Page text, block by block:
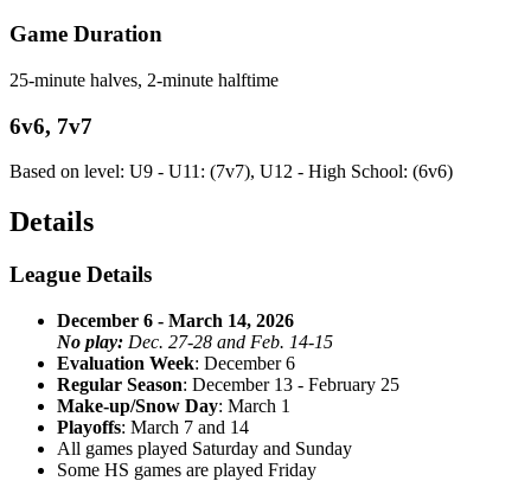
Game Duration​​​​‌ ‍ ​‍​‍‌‍ ‌ ​‍‌‍‍‌‌‍‌ ‌‍‍‌‌‍ ‍​‍​‍​ ‍‍​‍​‍‌ ​ ‌‍​‌‌‍ ‍‌‍‍‌‌ ‌​‌ ‍‌​‍ ‍‌‍‍‌‌‍ ​‍​‍​‍ ​​‍​‍‌‍‍​‌ ​‍‌‍‌‌‌‍‌‍​‍​‍​ ‍‍​‍​‍‌‍‍​‌ ‌​‌ ‌​‌ ​​‌ ​ ​ ‍‍​‍ ​‍ ‌‍​ ‌‍‍​‌‍‌‌‌‍ ​‌ ​ ‌‍‌‌‌‍​‌‌ ​​‌‍‍‌‌‍‌‌‌ ​‍‌ ​ ​‍ ‍‌ ​ ‌‍​‌‌‍ ‍‌‍‍‌‌ ‌​‌ ‍‌​‍ ‍‌ ​ ‌ ‌​‌ ‌‌‌‍‌​‌‍‍‌‌‍ ​‍ ‌‍‍‌‌‍ ‍‌ ‌​‌‍‌‌‌‍ ‍‌ ‌​​‍ ‌‍‌‌‌‍‌​‌‍‍‌‌ ‌​​‍ ‌‍ ‌‌‍ ‌‍‌​‌‍‌‌​ ‌‌ ​​‌ ​‍‌‍‌‌‌ ​ ‌‍‌‌‌‍ ‍‌ ‌​‌‍​‌‌ ‌​‌‍‍‌‌‍ ‌‍ ‍​ ‍ ‌‍‍‌‌‍‌​​ ‌​ ‌‌​ ​‌‌‍‌​​ ‌‍​ ​‍​ ​​‌‍​‍​ ​‍​‍ ‌​ ‍‌​ ​​‌‍‌‍‌‍‌​​‍ ‌​ ‌​‌‍‌‍‌‍‌​‌‍​‍​‍ ‌​ ‍‌​ ‍‌‌‍‌​​ ​‍​‍ ‌​ ‌‍‌‍‌‍​ ‌ ​ ​ ‌‍​ ​ ​​​ ‍​​ ‌ ‌‍‌‌​ ‌‍​ ​​​ ​​​ ‍ ‌ ‌​‌ ‍‌‌ ​​‌‍‌‌​ ‌‌‍ ​‌‍‌‌‌‍​‌‌‍‌ ‌ ‌‌‌‍‌‌​ ‍ ‌ ​​‌‍​‌‌ ‌​‌‍‍​​ ‌‌ ​​‌‍​‌‌‍‌ ‌‍‌‌‌​​‍‌ ‌‌‌‍‍‌‌‍ ​‌‍‌​‌‍‌‌‌ ​‍​‍‌‌​ ‌‌‌​​‍‌‌ ‌‍‍ ‌‍‌‌‌ ‍‌​‍‌‌​ ​ ‌​‌​​‍‌‌​ ​ ‌​‌​​‍‌‌​ ​‍​ ​‍‌‍​‌​ ‍​​ ​‍‌‍​‍‌‍‌​‌‍‌​​ ​​​ ‌‍​ ‌ ​ ‍‌​ ‌ ​ ​​​‍‌‌​ ​‍​ ​‍​‍‌‌​ ‌‌‌​‌​​‍ ‍‌ ​ ‌ ‌​‌‍‌‌‌ ​​‌ ​ ​‍‌‌​ ‌‌‌​​‍‌‌ ‌‍‍ ‌‍‌‌‌ ‍‌​‍‌‌​ ​ ‌​‌​​‍‌‌​ ​ ‌​‌​​‍‌‌​ ​‍​ ​‍​ ‍​​ ‍‌​ ‌‍‌‍‌‌‌‍​‌‌‍‌‍​ ‍‌​ ‌‌​ ‌‌​ ​ ​ ‍‌‌‍​ ​‍‌‌​ ​‍​ ​‍​‍‌‌​ ‌‌‌​‌​​‍ ‍‌ ‌​‌‍‍‌‌ ‌​‌‍ ​‌‍‌‌​ ‌‍​‍‌‍​‌‌ ​ ‌‍‌‌‌‌‌‌‌ ​‍‌‍ ​​ ‌‌‍‍​‌ ‌​‌ ‌​‌ ​​‌ ​ ​‍‌‌​ ​ ‌​​‌​‍‌‌​ ​‍‌​‌‍​‍‌‌​ ​‍‌​‌‍‌‍​ ‌‍‍​‌‍‌‌‌‍ ​‌ ​ ‌‍‌‌‌‍​‌‌ ​​‌‍‍‌‌‍‌‌‌ ​‍‌ ​ ​‍ ‍‌ ​ ‌‍​‌‌‍ ‍‌‍‍‌‌ ‌​‌ ‍‌​‍ ‍‌ ​ ‌ ‌​‌ ‌‌‌‍‌​‌‍‍‌‌‍ ​‍‌‍‌‍‍‌‌‍‌​​ ‌​ ‌‌​ ​‌‌‍‌​​ ‌‍​ ​‍​ ​​‌‍​‍​ ​‍​‍ ‌​ ‍‌​ ​​‌‍‌‍‌‍‌​​‍ ‌​ ‌​‌‍‌‍‌‍‌​‌‍​‍​‍ ‌​ ‍‌​ ‍‌‌‍‌​​ ​‍​‍ ‌​ ‌‍‌‍‌‍​ ‌ ​ ​ ‌‍​ ​ ​​​ ‍​​ ‌ ‌‍‌‌​ ‌‍​ ​​​ ​​​‍‌‍‌ ‌​‌ ‍‌‌ ​​‌‍‌‌​ ‌‌‍ ​‌‍‌‌‌‍​‌‌‍‌ ‌ ‌‌‌‍‌‌​‍‌‍‌ ​​‌‍​‌‌ ‌​‌‍‍​​ ‌‌ ​​‌‍​‌‌‍‌ ‌‍‌‌‌​​‍‌ ‌‌‌‍‍‌‌‍ ​‌‍‌​‌‍‌‌‌ ​‍​‍‌‌​ ‌‌‌​​‍‌‌ ‌‍‍ ‌‍‌‌‌ ‍‌​‍‌‌​ ​ ‌​‌​​‍‌‌​ ​ ‌​‌​​‍‌‌​ ​‍​ ​‍‌‍​‌​ ‍​​ ​‍‌‍​‍‌‍‌​‌‍‌​​ ​​​ ‌‍​ ‌ ​ ‍‌​ ‌ ​ ​​​‍‌‌​ ​‍​ ​‍​‍‌‌​ ‌‌‌​‌​​‍ ‍‌ ​ ‌ ‌​‌‍‌‌‌ ​​‌ ​ ​‍‌‌​ ‌‌‌​​‍‌‌ ‌‍‍ ‌‍‌‌‌ ‍‌​‍‌‌​ ​ ‌​‌​​‍‌‌​ ​ ‌​‌​​‍‌‌​ ​‍​ ​‍​ ‍​​ ‍‌​ ‌‍‌‍‌‌‌‍​‌‌‍‌‍​ ‍‌​ ‌‌​ ‌‌​ ​ ​ ‍‌‌‍​ ​‍‌‌​ ​‍​ ​‍​‍‌‌​ ‌‌‌​‌​​‍ ‍‌ ‌​‌‍‍‌‌ ‌​‌‍ ​‌‍‌‌​‍‌‍‌ ​​‌‍‌‌‌ ​‍‌ ​ ‌ ​​‌‍‌‌‌‍​ ‌ ‌​‌‍‍‌‌ ‌‍‌‍‌‌​ ‌‌ ​​‌ ‌‌‌‍​‍‌‍ ​‌‍‍‌‌ ​ ‌‍‍​‌‍‌‌‌‍‌​​‍​‍‌ ‌
25-minute halves, 2-minute halftime​​​​‌ ‍ ​‍​‍‌‍ ‌ ​‍‌‍‍‌‌‍‌ ‌‍‍‌‌‍ ‍​‍​‍​ ‍‍​‍​‍‌ ​ ‌‍​‌‌‍ ‍‌‍‍‌‌ ‌​‌ ‍‌​‍ ‍‌‍‍‌‌‍ ​‍​‍​‍ ​​‍​‍‌‍‍​‌ ​‍‌‍‌‌‌‍‌‍​‍​‍​ ‍‍​‍​‍‌‍‍​‌ ‌​‌ ‌​‌ ​​‌ ​ ​ ‍‍​‍ ​‍ ‌‍​ ‌‍‍​‌‍‌‌‌‍ ​‌ ​ ‌‍‌‌‌‍​‌‌ ​​‌‍‍‌‌‍‌‌‌ ​‍‌ ​ ​‍ ‍‌ ​ ‌‍​‌‌‍ ‍‌‍‍‌‌ ‌​‌ ‍‌​‍ ‍‌ ​ ‌ ‌​‌ ‌‌‌‍‌​‌‍‍‌‌‍ ​‍ ‌‍‍‌‌‍ ‍‌ ‌​‌‍‌‌‌‍ ‍‌ ‌​​‍ ‌‍‌‌‌‍‌​‌‍‍‌‌ ‌​​‍ ‌‍ ‌‌‍ ‌‍‌​‌‍‌‌​ ‌‌ ​​‌ ​‍‌‍‌‌‌ ​ ‌‍‌‌‌‍ ‍‌ ‌​‌‍​‌‌ ‌​‌‍‍‌‌‍ ‌‍ ‍​ ‍ ‌‍‍‌‌‍‌​​ ‌​ ‌‌​ ​‌‌‍‌​​ ‌‍​ ​‍​ ​​‌‍​‍​ ​‍​‍ ‌​ ‍‌​ ​​‌‍‌‍‌‍‌​​‍ ‌​ ‌​‌‍‌‍‌‍‌​‌‍​‍​‍ ‌​ ‍‌​ ‍‌‌‍‌​​ ​‍​‍ ‌​ ‌‍‌‍‌‍​ ‌ ​ ​ ‌‍​ ​ ​​​ ‍​​ ‌ ‌‍‌‌​ ‌‍​ ​​​ ​​​ ‍ ‌ ‌​‌ ‍‌‌ ​​‌‍‌‌​ ‌‌‍ ​‌‍‌‌‌‍​‌‌‍‌ ‌ ‌‌‌‍‌‌​ ‍ ‌ ​​‌‍​‌‌ ‌​‌‍‍​​ ‌‌ ​​‌‍​‌‌‍‌ ‌‍‌‌‌​​‍‌ ‌‌‌‍‍‌‌‍ ​‌‍‌​‌‍‌‌‌ ​‍​‍‌‌​ ‌‌‌​​‍‌‌ ‌‍‍ ‌‍‌‌‌ ‍‌​‍‌‌​ ​ ‌​‌​​‍‌‌​ ​ ‌​‌​​‍‌‌​ ​‍​ ​‍‌‍​‌​ ‍​​ ​‍‌‍​‍‌‍‌​‌‍‌​​ ​​​ ‌‍​ ‌ ​ ‍‌​ ‌ ​ ​​​‍‌‌​ ​‍​ ​‍​‍‌‌​ ‌‌‌​‌​​‍ ‍‌ ​ ‌ ‌​‌‍‌‌‌ ​​‌ ​ ​‍‌‌​ ‌‌‌​​‍‌‌ ‌‍‍ ‌‍‌‌‌ ‍‌​‍‌‌​ ​ ‌​‌​​‍‌‌​ ​ ‌​‌​​‍‌‌​ ​‍​ ​‍​ ‍​​ ‍‌​ ‌‍‌‍‌‌‌‍​‌‌‍‌‍​ ‍‌​ ‌‌​ ‌‌​ ​ ​ ‍‌‌‍​ ​‍‌‌​ ​‍​ ​‍​‍‌‌​ ‌‌‌​‌​​‍ ‍‌‍‌​‌‍‌‌‌ ​ ‌‍​ ‌ ​‍‌‍‍‌‌ ​​‌ ‌​‌‍‍‌‌‍ ‌‍ ‍​ ‌‍​‍‌‍​‌‌ ​ ‌‍‌‌‌‌‌‌‌ ​‍‌‍ ​​ ‌‌‍‍​‌ ‌​‌ ‌​‌ ​​‌ ​ ​‍‌‌​ ​ ‌​​‌​‍‌‌​ ​‍‌​‌‍​‍‌‌​ ​‍‌​‌‍‌‍​ ‌‍‍​‌‍‌‌‌‍ ​‌ ​ ‌‍‌‌‌‍​‌‌ ​​‌‍‍‌‌‍‌‌‌ ​‍‌ ​ ​‍ ‍‌ ​ ‌‍​‌‌‍ ‍‌‍‍‌‌ ‌​‌ ‍‌​‍ ‍‌ ​ ‌ ‌​‌ ‌‌‌‍‌​‌‍‍‌‌‍ ​‍‌‍‌‍‍‌‌‍‌​​ ‌​ ‌‌​ ​‌‌‍‌​​ ‌‍​ ​‍​ ​​‌‍​‍​ ​‍​‍ ‌​ ‍‌​ ​​‌‍‌‍‌‍‌​​‍ ‌​ ‌​‌‍‌‍‌‍‌​‌‍​‍​‍ ‌​ ‍‌​ ‍‌‌‍‌​​ ​‍​‍ ‌​ ‌‍‌‍‌‍​ ‌ ​ ​ ‌‍​ ​ ​​​ ‍​​ ‌ ‌‍‌‌​ ‌‍​ ​​​ ​​​‍‌‍‌ ‌​‌ ‍‌‌ ​​‌‍‌‌​ ‌‌‍ ​‌‍‌‌‌‍​‌‌‍‌ ‌ ‌‌‌‍‌‌​‍‌‍‌ ​​‌‍​‌‌ ‌​‌‍‍​​ ‌‌ ​​‌‍​‌‌‍‌ ‌‍‌‌‌​​‍‌ ‌‌‌‍‍‌‌‍ ​‌‍‌​‌‍‌‌‌ ​‍​‍‌‌​ ‌‌‌​​‍‌‌ ‌‍‍ ‌‍‌‌‌ ‍‌​‍‌‌​ ​ ‌​‌​​‍‌‌​ ​ ‌​‌​​‍‌‌​ ​‍​ ​‍‌‍​‌​ ‍​​ ​‍‌‍​‍‌‍‌​‌‍‌​​ ​​​ ‌‍​ ‌ ​ ‍‌​ ‌ ​ ​​​‍‌‌​ ​‍​ ​‍​‍‌‌​ ‌‌‌​‌​​‍ ‍‌ ​ ‌ ‌​‌‍‌‌‌ ​​‌ ​ ​‍‌‌​ ‌‌‌​​‍‌‌ ‌‍‍ ‌‍‌‌‌ ‍‌​‍‌‌​ ​ ‌​‌​​‍‌‌​ ​ ‌​‌​​‍‌‌​ ​‍​ ​‍​ ‍​​ ‍‌​ ‌‍‌‍‌‌‌‍​‌‌‍‌‍​ ‍‌​ ‌‌​ ‌‌​ ​ ​ ‍‌‌‍​ ​‍‌‌​ ​‍​ ​‍​‍‌‌​ ‌‌‌​‌​​‍ ‍‌‍‌​‌‍‌‌‌ ​ ‌‍​ ‌ ​‍‌‍‍‌‌ ​​‌ ‌​‌‍‍‌‌‍ ‌‍ ‍​‍‌‍‌ ​​‌‍‌‌‌ ​‍‌ ​ ‌ ​​‌‍‌‌‌‍​ ‌ ‌​‌‍‍‌‌ ‌‍‌‍‌‌​ ‌‌ ​​‌ ‌‌‌‍​‍‌‍ ​‌‍‍‌‌ ​ ‌‍‍​‌‍‌‌‌‍‌​​‍​‍‌ ‌
6v6, 7v7​​​​‌ ‍ ​‍​‍‌‍ ‌ ​‍‌‍‍‌‌‍‌ ‌‍‍‌‌‍ ‍​‍​‍​ ‍‍​‍​‍‌ ​ ‌‍​‌‌‍ ‍‌‍‍‌‌ ‌​‌ ‍‌​‍ ‍‌‍‍‌‌‍ ​‍​‍​‍ ​​‍​‍‌‍‍​‌ ​‍‌‍‌‌‌‍‌‍​‍​‍​ ‍‍​‍​‍‌‍‍​‌ ‌​‌ ‌​‌ ​​‌ ​ ​ ‍‍​‍ ​‍ ‌‍​ ‌‍‍​‌‍‌‌‌‍ ​‌ ​ ‌‍‌‌‌‍​‌‌ ​​‌‍‍‌‌‍‌‌‌ ​‍‌ ​ ​‍ ‍‌ ​ ‌‍​‌‌‍ ‍‌‍‍‌‌ ‌​‌ ‍‌​‍ ‍‌ ​ ‌ ‌​‌ ‌‌‌‍‌​‌‍‍‌‌‍ ​‍ ‌‍‍‌‌‍ ‍‌ ‌​‌‍‌‌‌‍ ‍‌ ‌​​‍ ‌‍‌‌‌‍‌​‌‍‍‌‌ ‌​​‍ ‌‍ ‌‌‍ ‌‍‌​‌‍‌‌​ ‌‌ ​​‌ ​‍‌‍‌‌‌ ​ ‌‍‌‌‌‍ ‍‌ ‌​‌‍​‌‌ ‌​‌‍‍‌‌‍ ‌‍ ‍​ ‍ ‌‍‍‌‌‍‌​​ ‌​ ‌‌​ ​‌‌‍‌​​ ‌‍​ ​‍​ ​​‌‍​‍​ ​‍​‍ ‌​ ‍‌​ ​​‌‍‌‍‌‍‌​​‍ ‌​ ‌​‌‍‌‍‌‍‌​‌‍​‍​‍ ‌​ ‍‌​ ‍‌‌‍‌​​ ​‍​‍ ‌​ ‌‍‌‍‌‍​ ‌ ​ ​ ‌‍​ ​ ​​​ ‍​​ ‌ ‌‍‌‌​ ‌‍​ ​​​ ​​​ ‍ ‌ ‌​‌ ‍‌‌ ​​‌‍‌‌​ ‌‌‍ ​‌‍‌‌‌‍​‌‌‍‌ ‌ ‌‌‌‍‌‌​ ‍ ‌ ​​‌‍​‌‌ ‌​‌‍‍​​ ‌‌ ​​‌‍​‌‌‍‌ ‌‍‌‌‌​​‍‌ ‌‌‌‍‍‌‌‍ ​‌‍‌​‌‍‌‌‌ ​‍​‍‌‌​ ‌‌‌​​‍‌‌ ‌‍‍ ‌‍‌‌‌ ‍‌​‍‌‌​ ​ ‌​‌​​‍‌‌​ ​ ‌​‌​​‍‌‌​ ​‍​ ​‍‌‍​‌​ ‍​​ ​‍‌‍​‍‌‍‌​‌‍‌​​ ​​​ ‌‍​ ‌ ​ ‍‌​ ‌ ​ ​​​‍‌‌​ ​‍​ ​‍​‍‌‌​ ‌‌‌​‌​​‍ ‍‌ ​ ‌ ‌​‌‍‌‌‌ ​​‌ ​ ​‍‌‌​ ‌‌‌​​‍‌‌ ‌‍‍ ‌‍‌‌‌ ‍‌​‍‌‌​ ​ ‌​‌​​‍‌‌​ ​ ‌​‌​​‍‌‌​ ​‍​ ​‍​ ‌​​ ‌​​ ​‍‌‍‌​‌‍​‌​ ​ ‌‍​‌‌‍​‌​ ‌ ​ ‌ ​ ‍​‌‍​‍​‍‌‌​ ​‍​ ​‍​‍‌‌​ ‌‌‌​‌​​‍ ‍‌ ‌​‌‍‍‌‌ ‌​‌‍ ​‌‍‌‌​ ‌‍​‍‌‍​‌‌ ​ ‌‍‌‌‌‌‌‌‌ ​‍‌‍ ​​ ‌‌‍‍​‌ ‌​‌ ‌​‌ ​​‌ ​ ​‍‌‌​ ​ ‌​​‌​‍‌‌​ ​‍‌​‌‍​‍‌‌​ ​‍‌​‌‍‌‍​ ‌‍‍​‌‍‌‌‌‍ ​‌ ​ ‌‍‌‌‌‍​‌‌ ​​‌‍‍‌‌‍‌‌‌ ​‍‌ ​ ​‍ ‍‌ ​ ‌‍​‌‌‍ ‍‌‍‍‌‌ ‌​‌ ‍‌​‍ ‍‌ ​ ‌ ‌​‌ ‌‌‌‍‌​‌‍‍‌‌‍ ​‍‌‍‌‍‍‌‌‍‌​​ ‌​ ‌‌​ ​‌‌‍‌​​ ‌‍​ ​‍​ ​​‌‍​‍​ ​‍​‍ ‌​ ‍‌​ ​​‌‍‌‍‌‍‌​​‍ ‌​ ‌​‌‍‌‍‌‍‌​‌‍​‍​‍ ‌​ ‍‌​ ‍‌‌‍‌​​ ​‍​‍ ‌​ ‌‍‌‍‌‍​ ‌ ​ ​ ‌‍​ ​ ​​​ ‍​​ ‌ ‌‍‌‌​ ‌‍​ ​​​ ​​​‍‌‍‌ ‌​‌ ‍‌‌ ​​‌‍‌‌​ ‌‌‍ ​‌‍‌‌‌‍​‌‌‍‌ ‌ ‌‌‌‍‌‌​‍‌‍‌ ​​‌‍​‌‌ ‌​‌‍‍​​ ‌‌ ​​‌‍​‌‌‍‌ ‌‍‌‌‌​​‍‌ ‌‌‌‍‍‌‌‍ ​‌‍‌​‌‍‌‌‌ ​‍​‍‌‌​ ‌‌‌​​‍‌‌ ‌‍‍ ‌‍‌‌‌ ‍‌​‍‌‌​ ​ ‌​‌​​‍‌‌​ ​ ‌​‌​​‍‌‌​ ​‍​ ​‍‌‍​‌​ ‍​​ ​‍‌‍​‍‌‍‌​‌‍‌​​ ​​​ ‌‍​ ‌ ​ ‍‌​ ‌ ​ ​​​‍‌‌​ ​‍​ ​‍​‍‌‌​ ‌‌‌​‌​​‍ ‍‌ ​ ‌ ‌​‌‍‌‌‌ ​​‌ ​ ​‍‌‌​ ‌‌‌​​‍‌‌ ‌‍‍ ‌‍‌‌‌ ‍‌​‍‌‌​ ​ ‌​‌​​‍‌‌​ ​ ‌​‌​​‍‌‌​ ​‍​ ​‍​ ‌​​ ‌​​ ​‍‌‍‌​‌‍​‌​ ​ ‌‍​‌‌‍​‌​ ‌ ​ ‌ ​ ‍​‌‍​‍​‍‌‌​ ​‍​ ​‍​‍‌‌​ ‌‌‌​‌​​‍ ‍‌ ‌​‌‍‍‌‌ ‌​‌‍ ​‌‍‌‌​‍‌‍‌ ​​‌‍‌‌‌ ​‍‌ ​ ‌ ​​‌‍‌‌‌‍​ ‌ ‌​‌‍‍‌‌ ‌‍‌‍‌‌​ ‌‌ ​​‌ ‌‌‌‍​‍‌‍ ​‌‍‍‌‌ ​ ‌‍‍​‌‍‌‌‌‍‌​​‍​‍‌ ‌
Based on level: U9 - U11: (7v7), U12 - High School: (6v6)​​​​‌ ‍ ​‍​‍‌‍ ‌ ​‍‌‍‍‌‌‍‌ ‌‍‍‌‌‍ ‍​‍​‍​ ‍‍​‍​‍‌ ​ ‌‍​‌‌‍ ‍‌‍‍‌‌ ‌​‌ ‍‌​‍ ‍‌‍‍‌‌‍ ​‍​‍​‍ ​​‍​‍‌‍‍​‌ ​‍‌‍‌‌‌‍‌‍​‍​‍​ ‍‍​‍​‍‌‍‍​‌ ‌​‌ ‌​‌ ​​‌ ​ ​ ‍‍​‍ ​‍ ‌‍​ ‌‍‍​‌‍‌‌‌‍ ​‌ ​ ‌‍‌‌‌‍​‌‌ ​​‌‍‍‌‌‍‌‌‌ ​‍‌ ​ ​‍ ‍‌ ​ ‌‍​‌‌‍ ‍‌‍‍‌‌ ‌​‌ ‍‌​‍ ‍‌ ​ ‌ ‌​‌ ‌‌‌‍‌​‌‍‍‌‌‍ ​‍ ‌‍‍‌‌‍ ‍‌ ‌​‌‍‌‌‌‍ ‍‌ ‌​​‍ ‌‍‌‌‌‍‌​‌‍‍‌‌ ‌​​‍ ‌‍ ‌‌‍ ‌‍‌​‌‍‌‌​ ‌‌ ​​‌ ​‍‌‍‌‌‌ ​ ‌‍‌‌‌‍ ‍‌ ‌​‌‍​‌‌ ‌​‌‍‍‌‌‍ ‌‍ ‍​ ‍ ‌‍‍‌‌‍‌​​ ‌​ ‌‌​ ​‌‌‍‌​​ ‌‍​ ​‍​ ​​‌‍​‍​ ​‍​‍ ‌​ ‍‌​ ​​‌‍‌‍‌‍‌​​‍ ‌​ ‌​‌‍‌‍‌‍‌​‌‍​‍​‍ ‌​ ‍‌​ ‍‌‌‍‌​​ ​‍​‍ ‌​ ‌‍‌‍‌‍​ ‌ ​ ​ ‌‍​ ​ ​​​ ‍​​ ‌ ‌‍‌‌​ ‌‍​ ​​​ ​​​ ‍ ‌ ‌​‌ ‍‌‌ ​​‌‍‌‌​ ‌‌‍ ​‌‍‌‌‌‍​‌‌‍‌ ‌ ‌‌‌‍‌‌​ ‍ ‌ ​​‌‍​‌‌ ‌​‌‍‍​​ ‌‌ ​​‌‍​‌‌‍‌ ‌‍‌‌‌​​‍‌ ‌‌‌‍‍‌‌‍ ​‌‍‌​‌‍‌‌‌ ​‍​‍‌‌​ ‌‌‌​​‍‌‌ ‌‍‍ ‌‍‌‌‌ ‍‌​‍‌‌​ ​ ‌​‌​​‍‌‌​ ​ ‌​‌​​‍‌‌​ ​‍​ ​‍‌‍​‌​ ‍​​ ​‍‌‍​‍‌‍‌​‌‍‌​​ ​​​ ‌‍​ ‌ ​ ‍‌​ ‌ ​ ​​​‍‌‌​ ​‍​ ​‍​‍‌‌​ ‌‌‌​‌​​‍ ‍‌ ​ ‌ ‌​‌‍‌‌‌ ​​‌ ​ ​‍‌‌​ ‌‌‌​​‍‌‌ ‌‍‍ ‌‍‌‌‌ ‍‌​‍‌‌​ ​ ‌​‌​​‍‌‌​ ​ ‌​‌​​‍‌‌​ ​‍​ ​‍​ ‌​​ ‌​​ ​‍‌‍‌​‌‍​‌​ ​ ‌‍​‌‌‍​‌​ ‌ ​ ‌ ​ ‍​‌‍​‍​‍‌‌​ ​‍​ ​‍​‍‌‌​ ‌‌‌​‌​​‍ ‍‌‍‌​‌‍‌‌‌ ​ ‌‍​ ‌ ​‍‌‍‍‌‌ ​​‌ ‌​‌‍‍‌‌‍ ‌‍ ‍​ ‌‍​‍‌‍​‌‌ ​ ‌‍‌‌‌‌‌‌‌ ​‍‌‍ ​​ ‌‌‍‍​‌ ‌​‌ ‌​‌ ​​‌ ​ ​‍‌‌​ ​ ‌​​‌​‍‌‌​ ​‍‌​‌‍​‍‌‌​ ​‍‌​‌‍‌‍​ ‌‍‍​‌‍‌‌‌‍ ​‌ ​ ‌‍‌‌‌‍​‌‌ ​​‌‍‍‌‌‍‌‌‌ ​‍‌ ​ ​‍ ‍‌ ​ ‌‍​‌‌‍ ‍‌‍‍‌‌ ‌​‌ ‍‌​‍ ‍‌ ​ ‌ ‌​‌ ‌‌‌‍‌​‌‍‍‌‌‍ ​‍‌‍‌‍‍‌‌‍‌​​ ‌​ ‌‌​ ​‌‌‍‌​​ ‌‍​ ​‍​ ​​‌‍​‍​ ​‍​‍ ‌​ ‍‌​ ​​‌‍‌‍‌‍‌​​‍ ‌​ ‌​‌‍‌‍‌‍‌​‌‍​‍​‍ ‌​ ‍‌​ ‍‌‌‍‌​​ ​‍​‍ ‌​ ‌‍‌‍‌‍​ ‌ ​ ​ ‌‍​ ​ ​​​ ‍​​ ‌ ‌‍‌‌​ ‌‍​ ​​​ ​​​‍‌‍‌ ‌​‌ ‍‌‌ ​​‌‍‌‌​ ‌‌‍ ​‌‍‌‌‌‍​‌‌‍‌ ‌ ‌‌‌‍‌‌​‍‌‍‌ ​​‌‍​‌‌ ‌​‌‍‍​​ ‌‌ ​​‌‍​‌‌‍‌ ‌‍‌‌‌​​‍‌ ‌‌‌‍‍‌‌‍ ​‌‍‌​‌‍‌‌‌ ​‍​‍‌‌​ ‌‌‌​​‍‌‌ ‌‍‍ ‌‍‌‌‌ ‍‌​‍‌‌​ ​ ‌​‌​​‍‌‌​ ​ ‌​‌​​‍‌‌​ ​‍​ ​‍‌‍​‌​ ‍​​ ​‍‌‍​‍‌‍‌​‌‍‌​​ ​​​ ‌‍​ ‌ ​ ‍‌​ ‌ ​ ​​​‍‌‌​ ​‍​ ​‍​‍‌‌​ ‌‌‌​‌​​‍ ‍‌ ​ ‌ ‌​‌‍‌‌‌ ​​‌ ​ ​‍‌‌​ ‌‌‌​​‍‌‌ ‌‍‍ ‌‍‌‌‌ ‍‌​‍‌‌​ ​ ‌​‌​​‍‌‌​ ​ ‌​‌​​‍‌‌​ ​‍​ ​‍​ ‌​​ ‌​​ ​‍‌‍‌​‌‍​‌​ ​ ‌‍​‌‌‍​‌​ ‌ ​ ‌ ​ ‍​‌‍​‍​‍‌‌​ ​‍​ ​‍​‍‌‌​ ‌‌‌​‌​​‍ ‍‌‍‌​‌‍‌‌‌ ​ ‌‍​ ‌ ​‍‌‍‍‌‌ ​​‌ ‌​‌‍‍‌‌‍ ‌‍ ‍​‍‌‍‌ ​​‌‍‌‌‌ ​‍‌ ​ ‌ ​​‌‍‌‌‌‍​ ‌ ‌​‌‍‍‌‌ ‌‍‌‍‌‌​ ‌‌ ​​‌ ‌‌‌‍​‍‌‍ ​‌‍‍‌‌ ​ ‌‍‍​‌‍‌‌‌‍‌​​‍​‍‌ ‌
Details​​​​‌ ‍ ​‍​‍‌‍ ‌ ​‍‌‍‍‌‌‍‌ ‌‍‍‌‌‍ ‍​‍​‍​ ‍‍​‍​‍‌ ​ ‌‍​‌‌‍ ‍‌‍‍‌‌ ‌​‌ ‍‌​‍ ‍‌‍‍‌‌‍ ​‍​‍​‍ ​​‍​‍‌‍‍​‌ ​‍‌‍‌‌‌‍‌‍​‍​‍​ ‍‍​‍​‍‌‍‍​‌ ‌​‌ ‌​‌ ​​‌ ​ ​ ‍‍​‍ ​‍ ‌‍​ ‌‍‍​‌‍‌‌‌‍ ​‌ ​ ‌‍‌‌‌‍​‌‌ ​​‌‍‍‌‌‍‌‌‌ ​‍‌ ​ ​‍ ‍‌ ​ ‌‍​‌‌‍ ‍‌‍‍‌‌ ‌​‌ ‍‌​‍ ‍‌ ​ ‌ ‌​‌ ‌‌‌‍‌​‌‍‍‌‌‍ ​‍ ‌‍‍‌‌‍ ‍‌ ‌​‌‍‌‌‌‍ ‍‌ ‌​​‍ ‌‍‌‌‌‍‌​‌‍‍‌‌ ‌​​‍ ‌‍ ‌‌‍ ‌‍‌​‌‍‌‌​ ‌‌ ​​‌ ​‍‌‍‌‌‌ ​ ‌‍‌‌‌‍ ‍‌ ‌​‌‍​‌‌ ‌​‌‍‍‌‌‍ ‌‍ ‍​ ‍ ‌‍‍‌‌‍‌​​ ‌​ ‌‌​ ​‌‌‍‌​​ ‌‍​ ​‍​ ​​‌‍​‍​ ​‍​‍ ‌​ ‍‌​ ​​‌‍‌‍‌‍‌​​‍ ‌​ ‌​‌‍‌‍‌‍‌​‌‍​‍​‍ ‌​ ‍‌​ ‍‌‌‍‌​​ ​‍​‍ ‌​ ‌‍‌‍‌‍​ ‌ ​ ​ ‌‍​ ​ ​​​ ‍​​ ‌ ‌‍‌‌​ ‌‍​ ​​​ ​​​ ‍ ‌ ‌​‌ ‍‌‌ ​​‌‍‌‌​ ‌‌‍ ​‌‍‌‌‌‍​‌‌‍‌ ‌ ‌‌‌‍‌‌​ ‍ ‌ ​​‌‍​‌‌ ‌​‌‍‍​​ ‌‌ ​​‌‍​‌‌‍‌ ‌‍‌‌‌​​‍‌ ‌‌‌‍‍‌‌‍ ​‌‍‌​‌‍‌‌‌ ​‍​‍‌‌​ ‌‌‌​​‍‌‌ ‌‍‍ ‌‍‌‌‌ ‍‌​‍‌‌​ ​ ‌​‌​​‍‌‌​ ​ ‌​‌​​‍‌‌​ ​‍​ ​‍‌‍​ ​ ‍‌​ ​ ​ ​​​ ​​​ ‌ ‌‍​‌​ ​‌​ ‌‍‌‍​‌​ ‌‌​ ‌ ​‍‌‌​ ​‍​ ​‍​‍‌‌​ ‌‌‌​‌​​‍ ‍‌ ‌​‌‍‍‌‌ ‌​‌‍ ​‌‍‌‌​ ‌‍​‍‌‍​‌‌ ​ ‌‍‌‌‌‌‌‌‌ ​‍‌‍ ​​ ‌‌‍‍​‌ ‌​‌ ‌​‌ ​​‌ ​ ​‍‌‌​ ​ ‌​​‌​‍‌‌​ ​‍‌​‌‍​‍‌‌​ ​‍‌​‌‍‌‍​ ‌‍‍​‌‍‌‌‌‍ ​‌ ​ ‌‍‌‌‌‍​‌‌ ​​‌‍‍‌‌‍‌‌‌ ​‍‌ ​ ​‍ ‍‌ ​ ‌‍​‌‌‍ ‍‌‍‍‌‌ ‌​‌ ‍‌​‍ ‍‌ ​ ‌ ‌​‌ ‌‌‌‍‌​‌‍‍‌‌‍ ​‍‌‍‌‍‍‌‌‍‌​​ ‌​ ‌‌​ ​‌‌‍‌​​ ‌‍​ ​‍​ ​​‌‍​‍​ ​‍​‍ ‌​ ‍‌​ ​​‌‍‌‍‌‍‌​​‍ ‌​ ‌​‌‍‌‍‌‍‌​‌‍​‍​‍ ‌​ ‍‌​ ‍‌‌‍‌​​ ​‍​‍ ‌​ ‌‍‌‍‌‍​ ‌ ​ ​ ‌‍​ ​ ​​​ ‍​​ ‌ ‌‍‌‌​ ‌‍​ ​​​ ​​​‍‌‍‌ ‌​‌ ‍‌‌ ​​‌‍‌‌​ ‌‌‍ ​‌‍‌‌‌‍​‌‌‍‌ ‌ ‌‌‌‍‌‌​‍‌‍‌ ​​‌‍​‌‌ ‌​‌‍‍​​ ‌‌ ​​‌‍​‌‌‍‌ ‌‍‌‌‌​​‍‌ ‌‌‌‍‍‌‌‍ ​‌‍‌​‌‍‌‌‌ ​‍​‍‌‌​ ‌‌‌​​‍‌‌ ‌‍‍ ‌‍‌‌‌ ‍‌​‍‌‌​ ​ ‌​‌​​‍‌‌​ ​ ‌​‌​​‍‌‌​ ​‍​ ​‍‌‍​ ​ ‍‌​ ​ ​ ​​​ ​​​ ‌ ‌‍​‌​ ​‌​ ‌‍‌‍​‌​ ‌‌​ ‌ ​‍‌‌​ ​‍​ ​‍​‍‌‌​ ‌‌‌​‌​​‍ ‍‌ ‌​‌‍‍‌‌ ‌​‌‍ ​‌‍‌‌​‍‌‍‌ ​​‌‍‌‌‌ ​‍‌ ​ ‌ ​​‌‍‌‌‌‍​ ‌ ‌​‌‍‍‌‌ ‌‍‌‍‌‌​ ‌‌ ​​‌ ‌‌‌‍​‍‌‍ ​‌‍‍‌‌ ​ ‌‍‍​‌‍‌‌‌‍‌​​‍​‍‌ ‌
League Details​​​​‌ ‍ ​‍​‍‌‍ ‌ ​‍‌‍‍‌‌‍‌ ‌‍‍‌‌‍ ‍​‍​‍​ ‍‍​‍​‍‌ ​ ‌‍​‌‌‍ ‍‌‍‍‌‌ ‌​‌ ‍‌​‍ ‍‌‍‍‌‌‍ ​‍​‍​‍ ​​‍​‍‌‍‍​‌ ​‍‌‍‌‌‌‍‌‍​‍​‍​ ‍‍​‍​‍‌‍‍​‌ ‌​‌ ‌​‌ ​​‌ ​ ​ ‍‍​‍ ​‍ ‌‍​ ‌‍‍​‌‍‌‌‌‍ ​‌ ​ ‌‍‌‌‌‍​‌‌ ​​‌‍‍‌‌‍‌‌‌ ​‍‌ ​ ​‍ ‍‌ ​ ‌‍​‌‌‍ ‍‌‍‍‌‌ ‌​‌ ‍‌​‍ ‍‌ ​ ‌ ‌​‌ ‌‌‌‍‌​‌‍‍‌‌‍ ​‍ ‌‍‍‌‌‍ ‍‌ ‌​‌‍‌‌‌‍ ‍‌ ‌​​‍ ‌‍‌‌‌‍‌​‌‍‍‌‌ ‌​​‍ ‌‍ ‌‌‍ ‌‍‌​‌‍‌‌​ ‌‌ ​​‌ ​‍‌‍‌‌‌ ​ ‌‍‌‌‌‍ ‍‌ ‌​‌‍​‌‌ ‌​‌‍‍‌‌‍ ‌‍ ‍​ ‍ ‌‍‍‌‌‍‌​​ ‌​ ‌‌​ ​‌‌‍‌​​ ‌‍​ ​‍​ ​​‌‍​‍​ ​‍​‍ ‌​ ‍‌​ ​​‌‍‌‍‌‍‌​​‍ ‌​ ‌​‌‍‌‍‌‍‌​‌‍​‍​‍ ‌​ ‍‌​ ‍‌‌‍‌​​ ​‍​‍ ‌​ ‌‍‌‍‌‍​ ‌ ​ ​ ‌‍​ ​ ​​​ ‍​​ ‌ ‌‍‌‌​ ‌‍​ ​​​ ​​​ ‍ ‌ ‌​‌ ‍‌‌ ​​‌‍‌‌​ ‌‌‍ ​‌‍‌‌‌‍​‌‌‍‌ ‌ ‌‌‌‍‌‌​ ‍ ‌ ​​‌‍​‌‌ ‌​‌‍‍​​ ‌‌ ​​‌‍​‌‌‍‌ ‌‍‌‌‌​​‍‌ ‌‌‌‍‍‌‌‍ ​‌‍‌​‌‍‌‌‌ ​‍​‍‌‌​ ‌‌‌​​‍‌‌ ‌‍‍ ‌‍‌‌‌ ‍‌​‍‌‌​ ​ ‌​‌​​‍‌‌​ ​ ‌​‌​​‍‌‌​ ​‍​ ​‍‌‍​ ​ ‍‌​ ​ ​ ​​​ ​​​ ‌ ‌‍​‌​ ​‌​ ‌‍‌‍​‌​ ‌‌​ ‌ ​‍‌‌​ ​‍​ ​‍​‍‌‌​ ‌‌‌​‌​​‍ ‍‌ ​‍‌‍ ‌ ‌ ‌ ​ ​‍‌‌​ ‌‌‌​​‍‌‌ ‌‍‍ ‌‍‌‌‌ ‍‌​‍‌‌​ ​ ‌​‌​​‍‌‌​ ​ ‌​‌​​‍‌‌​ ​‍​ ​‍​ ‌ ​ ‌​‌‍‌‌​ ‌‌​ ‍​‌‍​ ​ ​‍‌‍​‌‌‍‌‍‌‍​‍‌‍​ ​ ‌‌​‍‌‌​ ​‍​ ​‍​‍‌‌​ ‌‌‌​‌​​‍ ‍‌ ​‍‌‍ ‌ ‌ ‌‌‌​‌‍‍‌‌ ‌​‌‍ ​‌‍‌‌​ ‌‍​‍‌‍​‌‌ ​ ‌‍‌‌‌‌‌‌‌ ​‍‌‍ ​​ ‌‌‍‍​‌ ‌​‌ ‌​‌ ​​‌ ​ ​‍‌‌​ ​ ‌​​‌​‍‌‌​ ​‍‌​‌‍​‍‌‌​ ​‍‌​‌‍‌‍​ ‌‍‍​‌‍‌‌‌‍ ​‌ ​ ‌‍‌‌‌‍​‌‌ ​​‌‍‍‌‌‍‌‌‌ ​‍‌ ​ ​‍ ‍‌ ​ ‌‍​‌‌‍ ‍‌‍‍‌‌ ‌​‌ ‍‌​‍ ‍‌ ​ ‌ ‌​‌ ‌‌‌‍‌​‌‍‍‌‌‍ ​‍‌‍‌‍‍‌‌‍‌​​ ‌​ ‌‌​ ​‌‌‍‌​​ ‌‍​ ​‍​ ​​‌‍​‍​ ​‍​‍ ‌​ ‍‌​ ​​‌‍‌‍‌‍‌​​‍ ‌​ ‌​‌‍‌‍‌‍‌​‌‍​‍​‍ ‌​ ‍‌​ ‍‌‌‍‌​​ ​‍​‍ ‌​ ‌‍‌‍‌‍​ ‌ ​ ​ ‌‍​ ​ ​​​ ‍​​ ‌ ‌‍‌‌​ ‌‍​ ​​​ ​​​‍‌‍‌ ‌​‌ ‍‌‌ ​​‌‍‌‌​ ‌‌‍ ​‌‍‌‌‌‍​‌‌‍‌ ‌ ‌‌‌‍‌‌​‍‌‍‌ ​​‌‍​‌‌ ‌​‌‍‍​​ ‌‌ ​​‌‍​‌‌‍‌ ‌‍‌‌‌​​‍‌ ‌‌‌‍‍‌‌‍ ​‌‍‌​‌‍‌‌‌ ​‍​‍‌‌​ ‌‌‌​​‍‌‌ ‌‍‍ ‌‍‌‌‌ ‍‌​‍‌‌​ ​ ‌​‌​​‍‌‌​ ​ ‌​‌​​‍‌‌​ ​‍​ ​‍‌‍​ ​ ‍‌​ ​ ​ ​​​ ​​​ ‌ ‌‍​‌​ ​‌​ ‌‍‌‍​‌​ ‌‌​ ‌ ​‍‌‌​ ​‍​ ​‍​‍‌‌​ ‌‌‌​‌​​‍ ‍‌ ​‍‌‍ ‌ ‌ ‌ ​ ​‍‌‌​ ‌‌‌​​‍‌‌ ‌‍‍ ‌‍‌‌‌ ‍‌​‍‌‌​ ​ ‌​‌​​‍‌‌​ ​ ‌​‌​​‍‌‌​ ​‍​ ​‍​ ‌ ​ ‌​‌‍‌‌​ ‌‌​ ‍​‌‍​ ​ ​‍‌‍​‌‌‍‌‍‌‍​‍‌‍​ ​ ‌‌​‍‌‌​ ​‍​ ​‍​‍‌‌​ ‌‌‌​‌​​‍ ‍‌ ​‍‌‍ ‌ ‌ ‌‌‌​‌‍‍‌‌ ‌​‌‍ ​‌‍‌‌​‍‌‍‌ ​​‌‍‌‌‌ ​‍‌ ​ ‌ ​​‌‍‌‌‌‍​ ‌ ‌​‌‍‍‌‌ ‌‍‌‍‌‌​ ‌‌ ​​‌ ‌‌‌‍​‍‌‍ ​‌‍‍‌‌ ​ ‌‍‍​‌‍‌‌‌‍‌​​‍​‍‌ ‌
December 6 - March 14, 2026​​​​‌ ‍ ​‍​‍‌‍ ‌ ​‍‌‍‍‌‌‍‌ ‌‍‍‌‌‍ ‍​‍​‍​ ‍‍​‍​‍‌ ​ ‌‍​‌‌‍ ‍‌‍‍‌‌ ‌​‌ ‍‌​‍ ‍‌‍‍‌‌‍ ​‍​‍​‍ ​​‍​‍‌‍‍​‌ ​‍‌‍‌‌‌‍‌‍​‍​‍​ ‍‍​‍​‍‌‍‍​‌ ‌​‌ ‌​‌ ​​‌ ​ ​ ‍‍​‍ ​‍ ‌‍​ ‌‍‍​‌‍‌‌‌‍ ​‌ ​ ‌‍‌‌‌‍​‌‌ ​​‌‍‍‌‌‍‌‌‌ ​‍‌ ​ ​‍ ‍‌ ​ ‌‍​‌‌‍ ‍‌‍‍‌‌ ‌​‌ ‍‌​‍ ‍‌ ​ ‌ ‌​‌ ‌‌‌‍‌​‌‍‍‌‌‍ ​‍ ‌‍‍‌‌‍ ‍‌ ‌​‌‍‌‌‌‍ ‍‌ ‌​​‍ ‌‍‌‌‌‍‌​‌‍‍‌‌ ‌​​‍ ‌‍ ‌‌‍ ‌‍‌​‌‍‌‌​ ‌‌ ​​‌ ​‍‌‍‌‌‌ ​ ‌‍‌‌‌‍ ‍‌ ‌​‌‍​‌‌ ‌​‌‍‍‌‌‍ ‌‍ ‍​ ‍ ‌‍‍‌‌‍‌​​ ‌​ ‌‌​ ​‌‌‍‌​​ ‌‍​ ​‍​ ​​‌‍​‍​ ​‍​‍ ‌​ ‍‌​ ​​‌‍‌‍‌‍‌​​‍ ‌​ ‌​‌‍‌‍‌‍‌​‌‍​‍​‍ ‌​ ‍‌​ ‍‌‌‍‌​​ ​‍​‍ ‌​ ‌‍‌‍‌‍​ ‌ ​ ​ ‌‍​ ​ ​​​ ‍​​ ‌ ‌‍‌‌​ ‌‍​ ​​​ ​​​ ‍ ‌ ‌​‌ ‍‌‌ ​​‌‍‌‌​ ‌‌‍ ​‌‍‌‌‌‍​‌‌‍‌ ‌ ‌‌‌‍‌‌​ ‍ ‌ ​​‌‍​‌‌ ‌​‌‍‍​​ ‌‌ ​​‌‍​‌‌‍‌ ‌‍‌‌‌​​‍‌ ‌‌‌‍‍‌‌‍ ​‌‍‌​‌‍‌‌‌ ​‍​‍‌‌​ ‌‌‌​​‍‌‌ ‌‍‍ ‌‍‌‌‌ ‍‌​‍‌‌​ ​ ‌​‌​​‍‌‌​ ​ ‌​‌​​‍‌‌​ ​‍​ ​‍‌‍​ ​ ‍‌​ ​ ​ ​​​ ​​​ ‌ ‌‍​‌​ ​‌​ ‌‍‌‍​‌​ ‌‌​ ‌ ​‍‌‌​ ​‍​ ​‍​‍‌‌​ ‌‌‌​‌​​‍ ‍‌ ​‍‌‍ ‌ ‌ ‌ ​ ​‍‌‌​ ‌‌‌​​‍‌‌ ‌‍‍ ‌‍‌‌‌ ‍‌​‍‌‌​ ​ ‌​‌​​‍‌‌​ ​ ‌​‌​​‍‌‌​ ​‍​ ​‍​ ‌ ​ ‌​‌‍‌‌​ ‌‌​ ‍​‌‍​ ​ ​‍‌‍​‌‌‍‌‍‌‍​‍‌‍​ ​ ‌‌​‍‌‌​ ​‍​ ​‍​‍‌‌​ ‌‌‌​‌​​‍ ‍‌ ​‍‌‍‍‌‌‍​ ‌‍‍​‌‌‌​‌‍‌‌‌ ‍​‌ ‌​​‍‌‌​ ‌‌‌​​‍‌‌ ‌‍‍ ‌‍‌‌‌ ‍‌​‍‌‌​ ​ ‌​‌​​‍‌‌​ ​ ‌​‌​​‍‌‌​ ​‍​ ​‍​ ​ ​ ​‌​ ​‍​ ‌ ‌‍​‍​ ​​​ ​ ‌‍​ ‌‍‌​​ ‌‌​ ‍‌​ ​ ​‍‌‌​ ​‍​ ​‍​‍‌‌​ ‌‌‌​‌​​‍ ‍‌‍​ ‌‍‍​‌‍‍‌‌‍ ​‌‍‌​‌ ​‍‌‍‌‌‌‍ ‍​‍‌‌​ ‌‌‌​​‍‌‌ ‌‍‍ ‌‍‌‌‌ ‍‌​‍‌‌​ ​ ‌​‌​​‍‌‌​ ​ ‌​‌​​‍‌‌​ ​‍​ ​‍​ ‌‍​ ‌‌‌‍​ ​ ​‌​ ​‍​ ​‍​ ​‌‌‍‌‍‌‍​‍​ ​‍‌‍‌​‌‍‌​​‍‌‌​ ​‍​ ​‍​‍‌‌​ ‌‌‌​‌​​‍ ‍‌ ‌​‌‍‌‌‌ ‍​‌ ‌​​ ‌‍​‍‌‍​‌‌ ​ ‌‍‌‌‌‌‌‌‌ ​‍‌‍ ​​ ‌‌‍‍​‌ ‌​‌ ‌​‌ ​​‌ ​ ​‍‌‌​ ​ ‌​​‌​‍‌‌​ ​‍‌​‌‍​‍‌‌​ ​‍‌​‌‍‌‍​ ‌‍‍​‌‍‌‌‌‍ ​‌ ​ ‌‍‌‌‌‍​‌‌ ​​‌‍‍‌‌‍‌‌‌ ​‍‌ ​ ​‍ ‍‌ ​ ‌‍​‌‌‍ ‍‌‍‍‌‌ ‌​‌ ‍‌​‍ ‍‌ ​ ‌ ‌​‌ ‌‌‌‍‌​‌‍‍‌‌‍ ​‍‌‍‌‍‍‌‌‍‌​​ ‌​ ‌‌​ ​‌‌‍‌​​ ‌‍​ ​‍​ ​​‌‍​‍​ ​‍​‍ ‌​ ‍‌​ ​​‌‍‌‍‌‍‌​​‍ ‌​ ‌​‌‍‌‍‌‍‌​‌‍​‍​‍ ‌​ ‍‌​ ‍‌‌‍‌​​ ​‍​‍ ‌​ ‌‍‌‍‌‍​ ‌ ​ ​ ‌‍​ ​ ​​​ ‍​​ ‌ ‌‍‌‌​ ‌‍​ ​​​ ​​​‍‌‍‌ ‌​‌ ‍‌‌ ​​‌‍‌‌​ ‌‌‍ ​‌‍‌‌‌‍​‌‌‍‌ ‌ ‌‌‌‍‌‌​‍‌‍‌ ​​‌‍​‌‌ ‌​‌‍‍​​ ‌‌ ​​‌‍​‌‌‍‌ ‌‍‌‌‌​​‍‌ ‌‌‌‍‍‌‌‍ ​‌‍‌​‌‍‌‌‌ ​‍​‍‌‌​ ‌‌‌​​‍‌‌ ‌‍‍ ‌‍‌‌‌ ‍‌​‍‌‌​ ​ ‌​‌​​‍‌‌​ ​ ‌​‌​​‍‌‌​ ​‍​ ​‍‌‍​ ​ ‍‌​ ​ ​ ​​​ ​​​ ‌ ‌‍​‌​ ​‌​ ‌‍‌‍​‌​ ‌‌​ ‌ ​‍‌‌​ ​‍​ ​‍​‍‌‌​ ‌‌‌​‌​​‍ ‍‌ ​‍‌‍ ‌ ‌ ‌ ​ ​‍‌‌​ ‌‌‌​​‍‌‌ ‌‍‍ ‌‍‌‌‌ ‍‌​‍‌‌​ ​ ‌​‌​​‍‌‌​ ​ ‌​‌​​‍‌‌​ ​‍​ ​‍​ ‌ ​ ‌​‌‍‌‌​ ‌‌​ ‍​‌‍​ ​ ​‍‌‍​‌‌‍‌‍‌‍​‍‌‍​ ​ ‌‌​‍‌‌​ ​‍​ ​‍​‍‌‌​ ‌‌‌​‌​​‍ ‍‌ ​‍‌‍‍‌‌‍​ ‌‍‍​‌‌‌​‌‍‌‌‌ ‍​‌ ‌​​‍‌‌​ ‌‌‌​​‍‌‌ ‌‍‍ ‌‍‌‌‌ ‍‌​‍‌‌​ ​ ‌​‌​​‍‌‌​ ​ ‌​‌​​‍‌‌​ ​‍​ ​‍​ ​ ​ ​‌​ ​‍​ ‌ ‌‍​‍​ ​​​ ​ ‌‍​ ‌‍‌​​ ‌‌​ ‍‌​ ​ ​‍‌‌​ ​‍​ ​‍​‍‌‌​ ‌‌‌​‌​​‍ ‍‌‍​ ‌‍‍​‌‍‍‌‌‍ ​‌‍‌​‌ ​‍‌‍‌‌‌‍ ‍​‍‌‌​ ‌‌‌​​‍‌‌ ‌‍‍ ‌‍‌‌‌ ‍‌​‍‌‌​ ​ ‌​‌​​‍‌‌​ ​ ‌​‌​​‍‌‌​ ​‍​ ​‍​ ‌‍​ ‌‌‌‍​ ​ ​‌​ ​‍​ ​‍​ ​‌‌‍‌‍‌‍​‍​ ​‍‌‍‌​‌‍‌​​‍‌‌​ ​‍​ ​‍​‍‌‌​ ‌‌‌​‌​​‍ ‍‌ ‌​‌‍‌‌‌ ‍​‌ ‌​​‍‌‍‌ ​​‌‍‌‌‌ ​‍‌ ​ ‌ ​​‌‍‌‌‌‍​ ‌ ‌​‌‍‍‌‌ ‌‍‌‍‌‌​ ‌‌ ​​‌ ‌‌‌‍​‍‌‍ ​‌‍‍‌‌ ​ ‌‍‍​‌‍‌‌‌‍‌​​‍​‍‌ ‌
No play:​​​​‌ ‍ ​‍​‍‌‍ ‌ ​‍‌‍‍‌‌‍‌ ‌‍‍‌‌‍ ‍​‍​‍​ ‍‍​‍​‍‌ ​ ‌‍​‌‌‍ ‍‌‍‍‌‌ ‌​‌ ‍‌​‍ ‍‌‍‍‌‌‍ ​‍​‍​‍ ​​‍​‍‌‍‍​‌ ​‍‌‍‌‌‌‍‌‍​‍​‍​ ‍‍​‍​‍‌‍‍​‌ ‌​‌ ‌​‌ ​​‌ ​ ​ ‍‍​‍ ​‍ ‌‍​ ‌‍‍​‌‍‌‌‌‍ ​‌ ​ ‌‍‌‌‌‍​‌‌ ​​‌‍‍‌‌‍‌‌‌ ​‍‌ ​ ​‍ ‍‌ ​ ‌‍​‌‌‍ ‍‌‍‍‌‌ ‌​‌ ‍‌​‍ ‍‌ ​ ‌ ‌​‌ ‌‌‌‍‌​‌‍‍‌‌‍ ​‍ ‌‍‍‌‌‍ ‍‌ ‌​‌‍‌‌‌‍ ‍‌ ‌​​‍ ‌‍‌‌‌‍‌​‌‍‍‌‌ ‌​​‍ ‌‍ ‌‌‍ ‌‍‌​‌‍‌‌​ ‌‌ ​​‌ ​‍‌‍‌‌‌ ​ ‌‍‌‌‌‍ ‍‌ ‌​‌‍​‌‌ ‌​‌‍‍‌‌‍ ‌‍ ‍​ ‍ ‌‍‍‌‌‍‌​​ ‌​ ‌‌​ ​‌‌‍‌​​ ‌‍​ ​‍​ ​​‌‍​‍​ ​‍​‍ ‌​ ‍‌​ ​​‌‍‌‍‌‍‌​​‍ ‌​ ‌​‌‍‌‍‌‍‌​‌‍​‍​‍ ‌​ ‍‌​ ‍‌‌‍‌​​ ​‍​‍ ‌​ ‌‍‌‍‌‍​ ‌ ​ ​ ‌‍​ ​ ​​​ ‍​​ ‌ ‌‍‌‌​ ‌‍​ ​​​ ​​​ ‍ ‌ ‌​‌ ‍‌‌ ​​‌‍‌‌​ ‌‌‍ ​‌‍‌‌‌‍​‌‌‍‌ ‌ ‌‌‌‍‌‌​ ‍ ‌ ​​‌‍​‌‌ ‌​‌‍‍​​ ‌‌ ​​‌‍​‌‌‍‌ ‌‍‌‌‌​​‍‌ ‌‌‌‍‍‌‌‍ ​‌‍‌​‌‍‌‌‌ ​‍​‍‌‌​ ‌‌‌​​‍‌‌ ‌‍‍ ‌‍‌‌‌ ‍‌​‍‌‌​ ​ ‌​‌​​‍‌‌​ ​ ‌​‌​​‍‌‌​ ​‍​ ​‍‌‍​ ​ ‍‌​ ​ ​ ​​​ ​​​ ‌ ‌‍​‌​ ​‌​ ‌‍‌‍​‌​ ‌‌​ ‌ ​‍‌‌​ ​‍​ ​‍​‍‌‌​ ‌‌‌​‌​​‍ ‍‌ ​‍‌‍ ‌ ‌ ‌ ​ ​‍‌‌​ ‌‌‌​​‍‌‌ ‌‍‍ ‌‍‌‌‌ ‍‌​‍‌‌​ ​ ‌​‌​​‍‌‌​ ​ ‌​‌​​‍‌‌​ ​‍​ ​‍​ ‌ ​ ‌​‌‍‌‌​ ‌‌​ ‍​‌‍​ ​ ​‍‌‍​‌‌‍‌‍‌‍​‍‌‍​ ​ ‌‌​‍‌‌​ ​‍​ ​‍​‍‌‌​ ‌‌‌​‌​​‍ ‍‌ ​‍‌‍‍‌‌‍​ ‌‍‍​‌‌‌​‌‍‌‌‌ ‍​‌ ‌​​‍‌‌​ ‌‌‌​​‍‌‌ ‌‍‍ ‌‍‌‌‌ ‍‌​‍‌‌​ ​ ‌​‌​​‍‌‌​ ​ ‌​‌​​‍‌‌​ ​‍​ ​‍​ ​ ​ ​‌​ ​‍​ ‌ ‌‍​‍​ ​​​ ​ ‌‍​ ‌‍‌​​ ‌‌​ ‍‌​ ​ ​‍‌‌​ ​‍​ ​‍​‍‌‌​ ‌‌‌​‌​​‍ ‍‌‍​ ‌‍‍​‌‍‍‌‌‍ ​‌‍‌​‌ ​‍‌‍‌‌‌‍ ‍​‍‌‌​ ‌‌‌​​‍‌‌ ‌‍‍ ‌‍‌‌‌ ‍‌​‍‌‌​ ​ ‌​‌​​‍‌‌​ ​ ‌​‌​​‍‌‌​ ​‍​ ​‍‌‍‌​‌‍‌​‌‍‌‌​ ‍​​ ​‍​ ‌​​ ‌ ​ ​ ​ ‌‌‌‍​‌​ ‌ ​ ‌‌​‍‌‌​ ​‍​ ​‍​‍‌‌​ ‌‌‌​‌​​‍ ‍‌ ‌​‌‍‌‌‌ ‍​‌ ‌​​ ‌‍​‍‌‍​‌‌ ​ ‌‍‌‌‌‌‌‌‌ ​‍‌‍ ​​ ‌‌‍‍​‌ ‌​‌ ‌​‌ ​​‌ ​ ​‍‌‌​ ​ ‌​​‌​‍‌‌​ ​‍‌​‌‍​‍‌‌​ ​‍‌​‌‍‌‍​ ‌‍‍​‌‍‌‌‌‍ ​‌ ​ ‌‍‌‌‌‍​‌‌ ​​‌‍‍‌‌‍‌‌‌ ​‍‌ ​ ​‍ ‍‌ ​ ‌‍​‌‌‍ ‍‌‍‍‌‌ ‌​‌ ‍‌​‍ ‍‌ ​ ‌ ‌​‌ ‌‌‌‍‌​‌‍‍‌‌‍ ​‍‌‍‌‍‍‌‌‍‌​​ ‌​ ‌‌​ ​‌‌‍‌​​ ‌‍​ ​‍​ ​​‌‍​‍​ ​‍​‍ ‌​ ‍‌​ ​​‌‍‌‍‌‍‌​​‍ ‌​ ‌​‌‍‌‍‌‍‌​‌‍​‍​‍ ‌​ ‍‌​ ‍‌‌‍‌​​ ​‍​‍ ‌​ ‌‍‌‍‌‍​ ‌ ​ ​ ‌‍​ ​ ​​​ ‍​​ ‌ ‌‍‌‌​ ‌‍​ ​​​ ​​​‍‌‍‌ ‌​‌ ‍‌‌ ​​‌‍‌‌​ ‌‌‍ ​‌‍‌‌‌‍​‌‌‍‌ ‌ ‌‌‌‍‌‌​‍‌‍‌ ​​‌‍​‌‌ ‌​‌‍‍​​ ‌‌ ​​‌‍​‌‌‍‌ ‌‍‌‌‌​​‍‌ ‌‌‌‍‍‌‌‍ ​‌‍‌​‌‍‌‌‌ ​‍​‍‌‌​ ‌‌‌​​‍‌‌ ‌‍‍ ‌‍‌‌‌ ‍‌​‍‌‌​ ​ ‌​‌​​‍‌‌​ ​ ‌​‌​​‍‌‌​ ​‍​ ​‍‌‍​ ​ ‍‌​ ​ ​ ​​​ ​​​ ‌ ‌‍​‌​ ​‌​ ‌‍‌‍​‌​ ‌‌​ ‌ ​‍‌‌​ ​‍​ ​‍​‍‌‌​ ‌‌‌​‌​​‍ ‍‌ ​‍‌‍ ‌ ‌ ‌ ​ ​‍‌‌​ ‌‌‌​​‍‌‌ ‌‍‍ ‌‍‌‌‌ ‍‌​‍‌‌​ ​ ‌​‌​​‍‌‌​ ​ ‌​‌​​‍‌‌​ ​‍​ ​‍​ ‌ ​ ‌​‌‍‌‌​ ‌‌​ ‍​‌‍​ ​ ​‍‌‍​‌‌‍‌‍‌‍​‍‌‍​ ​ ‌‌​‍‌‌​ ​‍​ ​‍​‍‌‌​ ‌‌‌​‌​​‍ ‍‌ ​‍‌‍‍‌‌‍​ ‌‍‍​‌‌‌​‌‍‌‌‌ ‍​‌ ‌​​‍‌‌​ ‌‌‌​​‍‌‌ ‌‍‍ ‌‍‌‌‌ ‍‌​‍‌‌​ ​ ‌​‌​​‍‌‌​ ​ ‌​‌​​‍‌‌​ ​‍​ ​‍​ ​ ​ ​‌​ ​‍​ ‌ ‌‍​‍​ ​​​ ​ ‌‍​ ‌‍‌​​ ‌‌​ ‍‌​ ​ ​‍‌‌​ ​‍​ ​‍​‍‌‌​ ‌‌‌​‌​​‍ ‍‌‍​ ‌‍‍​‌‍‍‌‌‍ ​‌‍‌​‌ ​‍‌‍‌‌‌‍ ‍​‍‌‌​ ‌‌‌​​‍‌‌ ‌‍‍ ‌‍‌‌‌ ‍‌​‍‌‌​ ​ ‌​‌​​‍‌‌​ ​ ‌​‌​​‍‌‌​ ​‍​ ​‍‌‍‌​‌‍‌​‌‍‌‌​ ‍​​ ​‍​ ‌​​ ‌ ​ ​ ​ ‌‌‌‍​‌​ ‌ ​ ‌‌​‍‌‌​ ​‍​ ​‍​‍‌‌​ ‌‌‌​‌​​‍ ‍‌ ‌​‌‍‌‌‌ ‍​‌ ‌​​‍‌‍‌ ​​‌‍‌‌‌ ​‍‌ ​ ‌ ​​‌‍‌‌‌‍​ ‌ ‌​‌‍‍‌‌ ‌‍‌‍‌‌​ ‌‌ ​​‌ ‌‌‌‍​‍‌‍ ​‌‍‍‌‌ ​ ‌‍‍​‌‍‌‌‌‍‌​​‍​‍‌ ‌ Dec. 27-28 and Feb. 14-15​​​​‌ ‍ ​‍​‍‌‍ ‌ ​‍‌‍‍‌‌‍‌ ‌‍‍‌‌‍ ‍​‍​‍​ ‍‍​‍​‍‌ ​ ‌‍​‌‌‍ ‍‌‍‍‌‌ ‌​‌ ‍‌​‍ ‍‌‍‍‌‌‍ ​‍​‍​‍ ​​‍​‍‌‍‍​‌ ​‍‌‍‌‌‌‍‌‍​‍​‍​ ‍‍​‍​‍‌‍‍​‌ ‌​‌ ‌​‌ ​​‌ ​ ​ ‍‍​‍ ​‍ ‌‍​ ‌‍‍​‌‍‌‌‌‍ ​‌ ​ ‌‍‌‌‌‍​‌‌ ​​‌‍‍‌‌‍‌‌‌ ​‍‌ ​ ​‍ ‍‌ ​ ‌‍​‌‌‍ ‍‌‍‍‌‌ ‌​‌ ‍‌​‍ ‍‌ ​ ‌ ‌​‌ ‌‌‌‍‌​‌‍‍‌‌‍ ​‍ ‌‍‍‌‌‍ ‍‌ ‌​‌‍‌‌‌‍ ‍‌ ‌​​‍ ‌‍‌‌‌‍‌​‌‍‍‌‌ ‌​​‍ ‌‍ ‌‌‍ ‌‍‌​‌‍‌‌​ ‌‌ ​​‌ ​‍‌‍‌‌‌ ​ ‌‍‌‌‌‍ ‍‌ ‌​‌‍​‌‌ ‌​‌‍‍‌‌‍ ‌‍ ‍​ ‍ ‌‍‍‌‌‍‌​​ ‌​ ‌‌​ ​‌‌‍‌​​ ‌‍​ ​‍​ ​​‌‍​‍​ ​‍​‍ ‌​ ‍‌​ ​​‌‍‌‍‌‍‌​​‍ ‌​ ‌​‌‍‌‍‌‍‌​‌‍​‍​‍ ‌​ ‍‌​ ‍‌‌‍‌​​ ​‍​‍ ‌​ ‌‍‌‍‌‍​ ‌ ​ ​ ‌‍​ ​ ​​​ ‍​​ ‌ ‌‍‌‌​ ‌‍​ ​​​ ​​​ ‍ ‌ ‌​‌ ‍‌‌ ​​‌‍‌‌​ ‌‌‍ ​‌‍‌‌‌‍​‌‌‍‌ ‌ ‌‌‌‍‌‌​ ‍ ‌ ​​‌‍​‌‌ ‌​‌‍‍​​ ‌‌ ​​‌‍​‌‌‍‌ ‌‍‌‌‌​​‍‌ ‌‌‌‍‍‌‌‍ ​‌‍‌​‌‍‌‌‌ ​‍​‍‌‌​ ‌‌‌​​‍‌‌ ‌‍‍ ‌‍‌‌‌ ‍‌​‍‌‌​ ​ ‌​‌​​‍‌‌​ ​ ‌​‌​​‍‌‌​ ​‍​ ​‍‌‍​ ​ ‍‌​ ​ ​ ​​​ ​​​ ‌ ‌‍​‌​ ​‌​ ‌‍‌‍​‌​ ‌‌​ ‌ ​‍‌‌​ ​‍​ ​‍​‍‌‌​ ‌‌‌​‌​​‍ ‍‌ ​‍‌‍ ‌ ‌ ‌ ​ ​‍‌‌​ ‌‌‌​​‍‌‌ ‌‍‍ ‌‍‌‌‌ ‍‌​‍‌‌​ ​ ‌​‌​​‍‌‌​ ​ ‌​‌​​‍‌‌​ ​‍​ ​‍​ ‌ ​ ‌​‌‍‌‌​ ‌‌​ ‍​‌‍​ ​ ​‍‌‍​‌‌‍‌‍‌‍​‍‌‍​ ​ ‌‌​‍‌‌​ ​‍​ ​‍​‍‌‌​ ‌‌‌​‌​​‍ ‍‌ ​‍‌‍‍‌‌‍​ ‌‍‍​‌‌‌​‌‍‌‌‌ ‍​‌ ‌​​‍‌‌​ ‌‌‌​​‍‌‌ ‌‍‍ ‌‍‌‌‌ ‍‌​‍‌‌​ ​ ‌​‌​​‍‌‌​ ​ ‌​‌​​‍‌‌​ ​‍​ ​‍​ ​ ​ ​‌​ ​‍​ ‌ ‌‍​‍​ ​​​ ​ ‌‍​ ‌‍‌​​ ‌‌​ ‍‌​ ​ ​‍‌‌​ ​‍​ ​‍​‍‌‌​ ‌‌‌​‌​​‍ ‍‌‍​ ‌‍‍​‌‍‍‌‌‍ ​‌‍‌​‌ ​‍‌‍‌‌‌‍ ‍​‍‌‌​ ‌‌‌​​‍‌‌ ‌‍‍ ‌‍‌‌‌ ‍‌​‍‌‌​ ​ ‌​‌​​‍‌‌​ ​ ‌​‌​​‍‌‌​ ​‍​ ​‍​ ‌‌​ ​‌‌‍‌‍‌‍‌​​ ‌​​ ‍‌​ ​ ​ ‌‌​ ​‌‌‍​‍​ ‍‌‌‍‌​​‍‌‌​ ​‍​ ​‍​‍‌‌​ ‌‌‌​‌​​‍ ‍‌ ‌​‌‍‌‌‌ ‍​‌ ‌​​ ‌‍​‍‌‍​‌‌ ​ ‌‍‌‌‌‌‌‌‌ ​‍‌‍ ​​ ‌‌‍‍​‌ ‌​‌ ‌​‌ ​​‌ ​ ​‍‌‌​ ​ ‌​​‌​‍‌‌​ ​‍‌​‌‍​‍‌‌​ ​‍‌​‌‍‌‍​ ‌‍‍​‌‍‌‌‌‍ ​‌ ​ ‌‍‌‌‌‍​‌‌ ​​‌‍‍‌‌‍‌‌‌ ​‍‌ ​ ​‍ ‍‌ ​ ‌‍​‌‌‍ ‍‌‍‍‌‌ ‌​‌ ‍‌​‍ ‍‌ ​ ‌ ‌​‌ ‌‌‌‍‌​‌‍‍‌‌‍ ​‍‌‍‌‍‍‌‌‍‌​​ ‌​ ‌‌​ ​‌‌‍‌​​ ‌‍​ ​‍​ ​​‌‍​‍​ ​‍​‍ ‌​ ‍‌​ ​​‌‍‌‍‌‍‌​​‍ ‌​ ‌​‌‍‌‍‌‍‌​‌‍​‍​‍ ‌​ ‍‌​ ‍‌‌‍‌​​ ​‍​‍ ‌​ ‌‍‌‍‌‍​ ‌ ​ ​ ‌‍​ ​ ​​​ ‍​​ ‌ ‌‍‌‌​ ‌‍​ ​​​ ​​​‍‌‍‌ ‌​‌ ‍‌‌ ​​‌‍‌‌​ ‌‌‍ ​‌‍‌‌‌‍​‌‌‍‌ ‌ ‌‌‌‍‌‌​‍‌‍‌ ​​‌‍​‌‌ ‌​‌‍‍​​ ‌‌ ​​‌‍​‌‌‍‌ ‌‍‌‌‌​​‍‌ ‌‌‌‍‍‌‌‍ ​‌‍‌​‌‍‌‌‌ ​‍​‍‌‌​ ‌‌‌​​‍‌‌ ‌‍‍ ‌‍‌‌‌ ‍‌​‍‌‌​ ​ ‌​‌​​‍‌‌​ ​ ‌​‌​​‍‌‌​ ​‍​ ​‍‌‍​ ​ ‍‌​ ​ ​ ​​​ ​​​ ‌ ‌‍​‌​ ​‌​ ‌‍‌‍​‌​ ‌‌​ ‌ ​‍‌‌​ ​‍​ ​‍​‍‌‌​ ‌‌‌​‌​​‍ ‍‌ ​‍‌‍ ‌ ‌ ‌ ​ ​‍‌‌​ ‌‌‌​​‍‌‌ ‌‍‍ ‌‍‌‌‌ ‍‌​‍‌‌​ ​ ‌​‌​​‍‌‌​ ​ ‌​‌​​‍‌‌​ ​‍​ ​‍​ ‌ ​ ‌​‌‍‌‌​ ‌‌​ ‍​‌‍​ ​ ​‍‌‍​‌‌‍‌‍‌‍​‍‌‍​ ​ ‌‌​‍‌‌​ ​‍​ ​‍​‍‌‌​ ‌‌‌​‌​​‍ ‍‌ ​‍‌‍‍‌‌‍​ ‌‍‍​‌‌‌​‌‍‌‌‌ ‍​‌ ‌​​‍‌‌​ ‌‌‌​​‍‌‌ ‌‍‍ ‌‍‌‌‌ ‍‌​‍‌‌​ ​ ‌​‌​​‍‌‌​ ​ ‌​‌​​‍‌‌​ ​‍​ ​‍​ ​ ​ ​‌​ ​‍​ ‌ ‌‍​‍​ ​​​ ​ ‌‍​ ‌‍‌​​ ‌‌​ ‍‌​ ​ ​‍‌‌​ ​‍​ ​‍​‍‌‌​ ‌‌‌​‌​​‍ ‍‌‍​ ‌‍‍​‌‍‍‌‌‍ ​‌‍‌​‌ ​‍‌‍‌‌‌‍ ‍​‍‌‌​ ‌‌‌​​‍‌‌ ‌‍‍ ‌‍‌‌‌ ‍‌​‍‌‌​ ​ ‌​‌​​‍‌‌​ ​ ‌​‌​​‍‌‌​ ​‍​ ​‍​ ‌‌​ ​‌‌‍‌‍‌‍‌​​ ‌​​ ‍‌​ ​ ​ ‌‌​ ​‌‌‍​‍​ ‍‌‌‍‌​​‍‌‌​ ​‍​ ​‍​‍‌‌​ ‌‌‌​‌​​‍ ‍‌ ‌​‌‍‌‌‌ ‍​‌ ‌​​‍‌‍‌ ​​‌‍‌‌‌ ​‍‌ ​ ‌ ​​‌‍‌‌‌‍​ ‌ ‌​‌‍‍‌‌ ‌‍‌‍‌‌​ ‌‌ ​​‌ ‌‌‌‍​‍‌‍ ​‌‍‍‌‌ ​ ‌‍‍​‌‍‌‌‌‍‌​​‍​‍‌ ‌
Evaluation Week​​​​‌ ‍ ​‍​‍‌‍ ‌ ​‍‌‍‍‌‌‍‌ ‌‍‍‌‌‍ ‍​‍​‍​ ‍‍​‍​‍‌ ​ ‌‍​‌‌‍ ‍‌‍‍‌‌ ‌​‌ ‍‌​‍ ‍‌‍‍‌‌‍ ​‍​‍​‍ ​​‍​‍‌‍‍​‌ ​‍‌‍‌‌‌‍‌‍​‍​‍​ ‍‍​‍​‍‌‍‍​‌ ‌​‌ ‌​‌ ​​‌ ​ ​ ‍‍​‍ ​‍ ‌‍​ ‌‍‍​‌‍‌‌‌‍ ​‌ ​ ‌‍‌‌‌‍​‌‌ ​​‌‍‍‌‌‍‌‌‌ ​‍‌ ​ ​‍ ‍‌ ​ ‌‍​‌‌‍ ‍‌‍‍‌‌ ‌​‌ ‍‌​‍ ‍‌ ​ ‌ ‌​‌ ‌‌‌‍‌​‌‍‍‌‌‍ ​‍ ‌‍‍‌‌‍ ‍‌ ‌​‌‍‌‌‌‍ ‍‌ ‌​​‍ ‌‍‌‌‌‍‌​‌‍‍‌‌ ‌​​‍ ‌‍ ‌‌‍ ‌‍‌​‌‍‌‌​ ‌‌ ​​‌ ​‍‌‍‌‌‌ ​ ‌‍‌‌‌‍ ‍‌ ‌​‌‍​‌‌ ‌​‌‍‍‌‌‍ ‌‍ ‍​ ‍ ‌‍‍‌‌‍‌​​ ‌​ ‌‌​ ​‌‌‍‌​​ ‌‍​ ​‍​ ​​‌‍​‍​ ​‍​‍ ‌​ ‍‌​ ​​‌‍‌‍‌‍‌​​‍ ‌​ ‌​‌‍‌‍‌‍‌​‌‍​‍​‍ ‌​ ‍‌​ ‍‌‌‍‌​​ ​‍​‍ ‌​ ‌‍‌‍‌‍​ ‌ ​ ​ ‌‍​ ​ ​​​ ‍​​ ‌ ‌‍‌‌​ ‌‍​ ​​​ ​​​ ‍ ‌ ‌​‌ ‍‌‌ ​​‌‍‌‌​ ‌‌‍ ​‌‍‌‌‌‍​‌‌‍‌ ‌ ‌‌‌‍‌‌​ ‍ ‌ ​​‌‍​‌‌ ‌​‌‍‍​​ ‌‌ ​​‌‍​‌‌‍‌ ‌‍‌‌‌​​‍‌ ‌‌‌‍‍‌‌‍ ​‌‍‌​‌‍‌‌‌ ​‍​‍‌‌​ ‌‌‌​​‍‌‌ ‌‍‍ ‌‍‌‌‌ ‍‌​‍‌‌​ ​ ‌​‌​​‍‌‌​ ​ ‌​‌​​‍‌‌​ ​‍​ ​‍‌‍​ ​ ‍‌​ ​ ​ ​​​ ​​​ ‌ ‌‍​‌​ ​‌​ ‌‍‌‍​‌​ ‌‌​ ‌ ​‍‌‌​ ​‍​ ​‍​‍‌‌​ ‌‌‌​‌​​‍ ‍‌ ​‍‌‍ ‌ ‌ ‌ ​ ​‍‌‌​ ‌‌‌​​‍‌‌ ‌‍‍ ‌‍‌‌‌ ‍‌​‍‌‌​ ​ ‌​‌​​‍‌‌​ ​ ‌​‌​​‍‌‌​ ​‍​ ​‍​ ‌ ​ ‌​‌‍‌‌​ ‌‌​ ‍​‌‍​ ​ ​‍‌‍​‌‌‍‌‍‌‍​‍‌‍​ ​ ‌‌​‍‌‌​ ​‍​ ​‍​‍‌‌​ ‌‌‌​‌​​‍ ‍‌ ​‍‌‍‍‌‌‍​ ‌‍‍​‌‌‌​‌‍‌‌‌ ‍​‌ ‌​​‍‌‌​ ‌‌‌​​‍‌‌ ‌‍‍ ‌‍‌‌‌ ‍‌​‍‌‌​ ​ ‌​‌​​‍‌‌​ ​ ‌​‌​​‍‌‌​ ​‍​ ​‍​ ​​‌‍‌‍‌‍‌​‌‍‌​​ ​‌​ ‍‌​ ‌ ​ ​‍‌‍​ ​ ​ ‌‍​ ​ ‌​​‍‌‌​ ​‍​ ​‍​‍‌‌​ ‌‌‌​‌​​‍ ‍‌‍​ ‌‍‍​‌‍‍‌‌‍ ​‌‍‌​‌ ​‍‌‍‌‌‌‍ ‍​‍‌‌​ ‌‌‌​​‍‌‌ ‌‍‍ ‌‍‌‌‌ ‍‌​‍‌‌​ ​ ‌​‌​​‍‌‌​ ​ ‌​‌​​‍‌‌​ ​‍​ ​‍‌‍‌‌‌‍​‍​ ​‍​ ‌ ​ ​ ​ ‍‌‌‍‌​​ ‌​​ ‍​​ ​​​ ​ ‌‍‌‍​‍‌‌​ ​‍​ ​‍​‍‌‌​ ‌‌‌​‌​​‍ ‍‌ ‌​‌‍‌‌‌ ‍​‌ ‌​​ ‌‍​‍‌‍​‌‌ ​ ‌‍‌‌‌‌‌‌‌ ​‍‌‍ ​​ ‌‌‍‍​‌ ‌​‌ ‌​‌ ​​‌ ​ ​‍‌‌​ ​ ‌​​‌​‍‌‌​ ​‍‌​‌‍​‍‌‌​ ​‍‌​‌‍‌‍​ ‌‍‍​‌‍‌‌‌‍ ​‌ ​ ‌‍‌‌‌‍​‌‌ ​​‌‍‍‌‌‍‌‌‌ ​‍‌ ​ ​‍ ‍‌ ​ ‌‍​‌‌‍ ‍‌‍‍‌‌ ‌​‌ ‍‌​‍ ‍‌ ​ ‌ ‌​‌ ‌‌‌‍‌​‌‍‍‌‌‍ ​‍‌‍‌‍‍‌‌‍‌​​ ‌​ ‌‌​ ​‌‌‍‌​​ ‌‍​ ​‍​ ​​‌‍​‍​ ​‍​‍ ‌​ ‍‌​ ​​‌‍‌‍‌‍‌​​‍ ‌​ ‌​‌‍‌‍‌‍‌​‌‍​‍​‍ ‌​ ‍‌​ ‍‌‌‍‌​​ ​‍​‍ ‌​ ‌‍‌‍‌‍​ ‌ ​ ​ ‌‍​ ​ ​​​ ‍​​ ‌ ‌‍‌‌​ ‌‍​ ​​​ ​​​‍‌‍‌ ‌​‌ ‍‌‌ ​​‌‍‌‌​ ‌‌‍ ​‌‍‌‌‌‍​‌‌‍‌ ‌ ‌‌‌‍‌‌​‍‌‍‌ ​​‌‍​‌‌ ‌​‌‍‍​​ ‌‌ ​​‌‍​‌‌‍‌ ‌‍‌‌‌​​‍‌ ‌‌‌‍‍‌‌‍ ​‌‍‌​‌‍‌‌‌ ​‍​‍‌‌​ ‌‌‌​​‍‌‌ ‌‍‍ ‌‍‌‌‌ ‍‌​‍‌‌​ ​ ‌​‌​​‍‌‌​ ​ ‌​‌​​‍‌‌​ ​‍​ ​‍‌‍​ ​ ‍‌​ ​ ​ ​​​ ​​​ ‌ ‌‍​‌​ ​‌​ ‌‍‌‍​‌​ ‌‌​ ‌ ​‍‌‌​ ​‍​ ​‍​‍‌‌​ ‌‌‌​‌​​‍ ‍‌ ​‍‌‍ ‌ ‌ ‌ ​ ​‍‌‌​ ‌‌‌​​‍‌‌ ‌‍‍ ‌‍‌‌‌ ‍‌​‍‌‌​ ​ ‌​‌​​‍‌‌​ ​ ‌​‌​​‍‌‌​ ​‍​ ​‍​ ‌ ​ ‌​‌‍‌‌​ ‌‌​ ‍​‌‍​ ​ ​‍‌‍​‌‌‍‌‍‌‍​‍‌‍​ ​ ‌‌​‍‌‌​ ​‍​ ​‍​‍‌‌​ ‌‌‌​‌​​‍ ‍‌ ​‍‌‍‍‌‌‍​ ‌‍‍​‌‌‌​‌‍‌‌‌ ‍​‌ ‌​​‍‌‌​ ‌‌‌​​‍‌‌ ‌‍‍ ‌‍‌‌‌ ‍‌​‍‌‌​ ​ ‌​‌​​‍‌‌​ ​ ‌​‌​​‍‌‌​ ​‍​ ​‍​ ​​‌‍‌‍‌‍‌​‌‍‌​​ ​‌​ ‍‌​ ‌ ​ ​‍‌‍​ ​ ​ ‌‍​ ​ ‌​​‍‌‌​ ​‍​ ​‍​‍‌‌​ ‌‌‌​‌​​‍ ‍‌‍​ ‌‍‍​‌‍‍‌‌‍ ​‌‍‌​‌ ​‍‌‍‌‌‌‍ ‍​‍‌‌​ ‌‌‌​​‍‌‌ ‌‍‍ ‌‍‌‌‌ ‍‌​‍‌‌​ ​ ‌​‌​​‍‌‌​ ​ ‌​‌​​‍‌‌​ ​‍​ ​‍‌‍‌‌‌‍​‍​ ​‍​ ‌ ​ ​ ​ ‍‌‌‍‌​​ ‌​​ ‍​​ ​​​ ​ ‌‍‌‍​‍‌‌​ ​‍​ ​‍​‍‌‌​ ‌‌‌​‌​​‍ ‍‌ ‌​‌‍‌‌‌ ‍​‌ ‌​​‍‌‍‌ ​​‌‍‌‌‌ ​‍‌ ​ ‌ ​​‌‍‌‌‌‍​ ‌ ‌​‌‍‍‌‌ ‌‍‌‍‌‌​ ‌‌ ​​‌ ‌‌‌‍​‍‌‍ ​‌‍‍‌‌ ​ ‌‍‍​‌‍‌‌‌‍‌​​‍​‍‌ ‌: December 6​​​​‌ ‍ ​‍​‍‌‍ ‌ ​‍‌‍‍‌‌‍‌ ‌‍‍‌‌‍ ‍​‍​‍​ ‍‍​‍​‍‌ ​ ‌‍​‌‌‍ ‍‌‍‍‌‌ ‌​‌ ‍‌​‍ ‍‌‍‍‌‌‍ ​‍​‍​‍ ​​‍​‍‌‍‍​‌ ​‍‌‍‌‌‌‍‌‍​‍​‍​ ‍‍​‍​‍‌‍‍​‌ ‌​‌ ‌​‌ ​​‌ ​ ​ ‍‍​‍ ​‍ ‌‍​ ‌‍‍​‌‍‌‌‌‍ ​‌ ​ ‌‍‌‌‌‍​‌‌ ​​‌‍‍‌‌‍‌‌‌ ​‍‌ ​ ​‍ ‍‌ ​ ‌‍​‌‌‍ ‍‌‍‍‌‌ ‌​‌ ‍‌​‍ ‍‌ ​ ‌ ‌​‌ ‌‌‌‍‌​‌‍‍‌‌‍ ​‍ ‌‍‍‌‌‍ ‍‌ ‌​‌‍‌‌‌‍ ‍‌ ‌​​‍ ‌‍‌‌‌‍‌​‌‍‍‌‌ ‌​​‍ ‌‍ ‌‌‍ ‌‍‌​‌‍‌‌​ ‌‌ ​​‌ ​‍‌‍‌‌‌ ​ ‌‍‌‌‌‍ ‍‌ ‌​‌‍​‌‌ ‌​‌‍‍‌‌‍ ‌‍ ‍​ ‍ ‌‍‍‌‌‍‌​​ ‌​ ‌‌​ ​‌‌‍‌​​ ‌‍​ ​‍​ ​​‌‍​‍​ ​‍​‍ ‌​ ‍‌​ ​​‌‍‌‍‌‍‌​​‍ ‌​ ‌​‌‍‌‍‌‍‌​‌‍​‍​‍ ‌​ ‍‌​ ‍‌‌‍‌​​ ​‍​‍ ‌​ ‌‍‌‍‌‍​ ‌ ​ ​ ‌‍​ ​ ​​​ ‍​​ ‌ ‌‍‌‌​ ‌‍​ ​​​ ​​​ ‍ ‌ ‌​‌ ‍‌‌ ​​‌‍‌‌​ ‌‌‍ ​‌‍‌‌‌‍​‌‌‍‌ ‌ ‌‌‌‍‌‌​ ‍ ‌ ​​‌‍​‌‌ ‌​‌‍‍​​ ‌‌ ​​‌‍​‌‌‍‌ ‌‍‌‌‌​​‍‌ ‌‌‌‍‍‌‌‍ ​‌‍‌​‌‍‌‌‌ ​‍​‍‌‌​ ‌‌‌​​‍‌‌ ‌‍‍ ‌‍‌‌‌ ‍‌​‍‌‌​ ​ ‌​‌​​‍‌‌​ ​ ‌​‌​​‍‌‌​ ​‍​ ​‍‌‍​ ​ ‍‌​ ​ ​ ​​​ ​​​ ‌ ‌‍​‌​ ​‌​ ‌‍‌‍​‌​ ‌‌​ ‌ ​‍‌‌​ ​‍​ ​‍​‍‌‌​ ‌‌‌​‌​​‍ ‍‌ ​‍‌‍ ‌ ‌ ‌ ​ ​‍‌‌​ ‌‌‌​​‍‌‌ ‌‍‍ ‌‍‌‌‌ ‍‌​‍‌‌​ ​ ‌​‌​​‍‌‌​ ​ ‌​‌​​‍‌‌​ ​‍​ ​‍​ ‌ ​ ‌​‌‍‌‌​ ‌‌​ ‍​‌‍​ ​ ​‍‌‍​‌‌‍‌‍‌‍​‍‌‍​ ​ ‌‌​‍‌‌​ ​‍​ ​‍​‍‌‌​ ‌‌‌​‌​​‍ ‍‌ ​‍‌‍‍‌‌‍​ ‌‍‍​‌‌‌​‌‍‌‌‌ ‍​‌ ‌​​‍‌‌​ ‌‌‌​​‍‌‌ ‌‍‍ ‌‍‌‌‌ ‍‌​‍‌‌​ ​ ‌​‌​​‍‌‌​ ​ ‌​‌​​‍‌‌​ ​‍​ ​‍​ ​​‌‍‌‍‌‍‌​‌‍‌​​ ​‌​ ‍‌​ ‌ ​ ​‍‌‍​ ​ ​ ‌‍​ ​ ‌​​‍‌‌​ ​‍​ ​‍​‍‌‌​ ‌‌‌​‌​​‍ ‍‌‍​ ‌‍‍​‌‍‍‌‌‍ ​‌‍‌​‌ ​‍‌‍‌‌‌‍ ‍​‍‌‌​ ‌‌‌​​‍‌‌ ‌‍‍ ‌‍‌‌‌ ‍‌​‍‌‌​ ​ ‌​‌​​‍‌‌​ ​ ‌​‌​​‍‌‌​ ​‍​ ​‍‌‍​‌​ ​‍​ ​‍‌‍​‌​ ​ ‌‍‌‍​ ‍​​ ‌​​ ‍‌‌‍‌‍​ ​‍​ ‌‍​‍‌‌​ ​‍​ ​‍​‍‌‌​ ‌‌‌​‌​​‍ ‍‌ ‌​‌‍‌‌‌ ‍​‌ ‌​​ ‌‍​‍‌‍​‌‌ ​ ‌‍‌‌‌‌‌‌‌ ​‍‌‍ ​​ ‌‌‍‍​‌ ‌​‌ ‌​‌ ​​‌ ​ ​‍‌‌​ ​ ‌​​‌​‍‌‌​ ​‍‌​‌‍​‍‌‌​ ​‍‌​‌‍‌‍​ ‌‍‍​‌‍‌‌‌‍ ​‌ ​ ‌‍‌‌‌‍​‌‌ ​​‌‍‍‌‌‍‌‌‌ ​‍‌ ​ ​‍ ‍‌ ​ ‌‍​‌‌‍ ‍‌‍‍‌‌ ‌​‌ ‍‌​‍ ‍‌ ​ ‌ ‌​‌ ‌‌‌‍‌​‌‍‍‌‌‍ ​‍‌‍‌‍‍‌‌‍‌​​ ‌​ ‌‌​ ​‌‌‍‌​​ ‌‍​ ​‍​ ​​‌‍​‍​ ​‍​‍ ‌​ ‍‌​ ​​‌‍‌‍‌‍‌​​‍ ‌​ ‌​‌‍‌‍‌‍‌​‌‍​‍​‍ ‌​ ‍‌​ ‍‌‌‍‌​​ ​‍​‍ ‌​ ‌‍‌‍‌‍​ ‌ ​ ​ ‌‍​ ​ ​​​ ‍​​ ‌ ‌‍‌‌​ ‌‍​ ​​​ ​​​‍‌‍‌ ‌​‌ ‍‌‌ ​​‌‍‌‌​ ‌‌‍ ​‌‍‌‌‌‍​‌‌‍‌ ‌ ‌‌‌‍‌‌​‍‌‍‌ ​​‌‍​‌‌ ‌​‌‍‍​​ ‌‌ ​​‌‍​‌‌‍‌ ‌‍‌‌‌​​‍‌ ‌‌‌‍‍‌‌‍ ​‌‍‌​‌‍‌‌‌ ​‍​‍‌‌​ ‌‌‌​​‍‌‌ ‌‍‍ ‌‍‌‌‌ ‍‌​‍‌‌​ ​ ‌​‌​​‍‌‌​ ​ ‌​‌​​‍‌‌​ ​‍​ ​‍‌‍​ ​ ‍‌​ ​ ​ ​​​ ​​​ ‌ ‌‍​‌​ ​‌​ ‌‍‌‍​‌​ ‌‌​ ‌ ​‍‌‌​ ​‍​ ​‍​‍‌‌​ ‌‌‌​‌​​‍ ‍‌ ​‍‌‍ ‌ ‌ ‌ ​ ​‍‌‌​ ‌‌‌​​‍‌‌ ‌‍‍ ‌‍‌‌‌ ‍‌​‍‌‌​ ​ ‌​‌​​‍‌‌​ ​ ‌​‌​​‍‌‌​ ​‍​ ​‍​ ‌ ​ ‌​‌‍‌‌​ ‌‌​ ‍​‌‍​ ​ ​‍‌‍​‌‌‍‌‍‌‍​‍‌‍​ ​ ‌‌​‍‌‌​ ​‍​ ​‍​‍‌‌​ ‌‌‌​‌​​‍ ‍‌ ​‍‌‍‍‌‌‍​ ‌‍‍​‌‌‌​‌‍‌‌‌ ‍​‌ ‌​​‍‌‌​ ‌‌‌​​‍‌‌ ‌‍‍ ‌‍‌‌‌ ‍‌​‍‌‌​ ​ ‌​‌​​‍‌‌​ ​ ‌​‌​​‍‌‌​ ​‍​ ​‍​ ​​‌‍‌‍‌‍‌​‌‍‌​​ ​‌​ ‍‌​ ‌ ​ ​‍‌‍​ ​ ​ ‌‍​ ​ ‌​​‍‌‌​ ​‍​ ​‍​‍‌‌​ ‌‌‌​‌​​‍ ‍‌‍​ ‌‍‍​‌‍‍‌‌‍ ​‌‍‌​‌ ​‍‌‍‌‌‌‍ ‍​‍‌‌​ ‌‌‌​​‍‌‌ ‌‍‍ ‌‍‌‌‌ ‍‌​‍‌‌​ ​ ‌​‌​​‍‌‌​ ​ ‌​‌​​‍‌‌​ ​‍​ ​‍‌‍​‌​ ​‍​ ​‍‌‍​‌​ ​ ‌‍‌‍​ ‍​​ ‌​​ ‍‌‌‍‌‍​ ​‍​ ‌‍​‍‌‌​ ​‍​ ​‍​‍‌‌​ ‌‌‌​‌​​‍ ‍‌ ‌​‌‍‌‌‌ ‍​‌ ‌​​‍‌‍‌ ​​‌‍‌‌‌ ​‍‌ ​ ‌ ​​‌‍‌‌‌‍​ ‌ ‌​‌‍‍‌‌ ‌‍‌‍‌‌​ ‌‌ ​​‌ ‌‌‌‍​‍‌‍ ​‌‍‍‌‌ ​ ‌‍‍​‌‍‌‌‌‍‌​​‍​‍‌ ‌
Regular Season​​​​‌ ‍ ​‍​‍‌‍ ‌ ​‍‌‍‍‌‌‍‌ ‌‍‍‌‌‍ ‍​‍​‍​ ‍‍​‍​‍‌ ​ ‌‍​‌‌‍ ‍‌‍‍‌‌ ‌​‌ ‍‌​‍ ‍‌‍‍‌‌‍ ​‍​‍​‍ ​​‍​‍‌‍‍​‌ ​‍‌‍‌‌‌‍‌‍​‍​‍​ ‍‍​‍​‍‌‍‍​‌ ‌​‌ ‌​‌ ​​‌ ​ ​ ‍‍​‍ ​‍ ‌‍​ ‌‍‍​‌‍‌‌‌‍ ​‌ ​ ‌‍‌‌‌‍​‌‌ ​​‌‍‍‌‌‍‌‌‌ ​‍‌ ​ ​‍ ‍‌ ​ ‌‍​‌‌‍ ‍‌‍‍‌‌ ‌​‌ ‍‌​‍ ‍‌ ​ ‌ ‌​‌ ‌‌‌‍‌​‌‍‍‌‌‍ ​‍ ‌‍‍‌‌‍ ‍‌ ‌​‌‍‌‌‌‍ ‍‌ ‌​​‍ ‌‍‌‌‌‍‌​‌‍‍‌‌ ‌​​‍ ‌‍ ‌‌‍ ‌‍‌​‌‍‌‌​ ‌‌ ​​‌ ​‍‌‍‌‌‌ ​ ‌‍‌‌‌‍ ‍‌ ‌​‌‍​‌‌ ‌​‌‍‍‌‌‍ ‌‍ ‍​ ‍ ‌‍‍‌‌‍‌​​ ‌​ ‌‌​ ​‌‌‍‌​​ ‌‍​ ​‍​ ​​‌‍​‍​ ​‍​‍ ‌​ ‍‌​ ​​‌‍‌‍‌‍‌​​‍ ‌​ ‌​‌‍‌‍‌‍‌​‌‍​‍​‍ ‌​ ‍‌​ ‍‌‌‍‌​​ ​‍​‍ ‌​ ‌‍‌‍‌‍​ ‌ ​ ​ ‌‍​ ​ ​​​ ‍​​ ‌ ‌‍‌‌​ ‌‍​ ​​​ ​​​ ‍ ‌ ‌​‌ ‍‌‌ ​​‌‍‌‌​ ‌‌‍ ​‌‍‌‌‌‍​‌‌‍‌ ‌ ‌‌‌‍‌‌​ ‍ ‌ ​​‌‍​‌‌ ‌​‌‍‍​​ ‌‌ ​​‌‍​‌‌‍‌ ‌‍‌‌‌​​‍‌ ‌‌‌‍‍‌‌‍ ​‌‍‌​‌‍‌‌‌ ​‍​‍‌‌​ ‌‌‌​​‍‌‌ ‌‍‍ ‌‍‌‌‌ ‍‌​‍‌‌​ ​ ‌​‌​​‍‌‌​ ​ ‌​‌​​‍‌‌​ ​‍​ ​‍‌‍​ ​ ‍‌​ ​ ​ ​​​ ​​​ ‌ ‌‍​‌​ ​‌​ ‌‍‌‍​‌​ ‌‌​ ‌ ​‍‌‌​ ​‍​ ​‍​‍‌‌​ ‌‌‌​‌​​‍ ‍‌ ​‍‌‍ ‌ ‌ ‌ ​ ​‍‌‌​ ‌‌‌​​‍‌‌ ‌‍‍ ‌‍‌‌‌ ‍‌​‍‌‌​ ​ ‌​‌​​‍‌‌​ ​ ‌​‌​​‍‌‌​ ​‍​ ​‍​ ‌ ​ ‌​‌‍‌‌​ ‌‌​ ‍​‌‍​ ​ ​‍‌‍​‌‌‍‌‍‌‍​‍‌‍​ ​ ‌‌​‍‌‌​ ​‍​ ​‍​‍‌‌​ ‌‌‌​‌​​‍ ‍‌ ​‍‌‍‍‌‌‍​ ‌‍‍​‌‌‌​‌‍‌‌‌ ‍​‌ ‌​​‍‌‌​ ‌‌‌​​‍‌‌ ‌‍‍ ‌‍‌‌‌ ‍‌​‍‌‌​ ​ ‌​‌​​‍‌‌​ ​ ‌​‌​​‍‌‌​ ​‍​ ​‍​ ‍‌​ ​ ​ ​‌​ ​‌‌‍​‌‌‍​‌​ ​‍​ ​‌‌‍​‍​ ​‌​ ​‍​ ​​​‍‌‌​ ​‍​ ​‍​‍‌‌​ ‌‌‌​‌​​‍ ‍‌‍​ ‌‍‍​‌‍‍‌‌‍ ​‌‍‌​‌ ​‍‌‍‌‌‌‍ ‍​‍‌‌​ ‌‌‌​​‍‌‌ ‌‍‍ ‌‍‌‌‌ ‍‌​‍‌‌​ ​ ‌​‌​​‍‌‌​ ​ ‌​‌​​‍‌‌​ ​‍​ ​‍​ ‌‍​ ​​​ ‌​​ ‌‍‌‍‌‌​ ​​​ ​‍‌‍​ ​ ​​​ ‍​‌‍​‍​ ‌​​‍‌‌​ ​‍​ ​‍​‍‌‌​ ‌‌‌​‌​​‍ ‍‌ ‌​‌‍‌‌‌ ‍​‌ ‌​​ ‌‍​‍‌‍​‌‌ ​ ‌‍‌‌‌‌‌‌‌ ​‍‌‍ ​​ ‌‌‍‍​‌ ‌​‌ ‌​‌ ​​‌ ​ ​‍‌‌​ ​ ‌​​‌​‍‌‌​ ​‍‌​‌‍​‍‌‌​ ​‍‌​‌‍‌‍​ ‌‍‍​‌‍‌‌‌‍ ​‌ ​ ‌‍‌‌‌‍​‌‌ ​​‌‍‍‌‌‍‌‌‌ ​‍‌ ​ ​‍ ‍‌ ​ ‌‍​‌‌‍ ‍‌‍‍‌‌ ‌​‌ ‍‌​‍ ‍‌ ​ ‌ ‌​‌ ‌‌‌‍‌​‌‍‍‌‌‍ ​‍‌‍‌‍‍‌‌‍‌​​ ‌​ ‌‌​ ​‌‌‍‌​​ ‌‍​ ​‍​ ​​‌‍​‍​ ​‍​‍ ‌​ ‍‌​ ​​‌‍‌‍‌‍‌​​‍ ‌​ ‌​‌‍‌‍‌‍‌​‌‍​‍​‍ ‌​ ‍‌​ ‍‌‌‍‌​​ ​‍​‍ ‌​ ‌‍‌‍‌‍​ ‌ ​ ​ ‌‍​ ​ ​​​ ‍​​ ‌ ‌‍‌‌​ ‌‍​ ​​​ ​​​‍‌‍‌ ‌​‌ ‍‌‌ ​​‌‍‌‌​ ‌‌‍ ​‌‍‌‌‌‍​‌‌‍‌ ‌ ‌‌‌‍‌‌​‍‌‍‌ ​​‌‍​‌‌ ‌​‌‍‍​​ ‌‌ ​​‌‍​‌‌‍‌ ‌‍‌‌‌​​‍‌ ‌‌‌‍‍‌‌‍ ​‌‍‌​‌‍‌‌‌ ​‍​‍‌‌​ ‌‌‌​​‍‌‌ ‌‍‍ ‌‍‌‌‌ ‍‌​‍‌‌​ ​ ‌​‌​​‍‌‌​ ​ ‌​‌​​‍‌‌​ ​‍​ ​‍‌‍​ ​ ‍‌​ ​ ​ ​​​ ​​​ ‌ ‌‍​‌​ ​‌​ ‌‍‌‍​‌​ ‌‌​ ‌ ​‍‌‌​ ​‍​ ​‍​‍‌‌​ ‌‌‌​‌​​‍ ‍‌ ​‍‌‍ ‌ ‌ ‌ ​ ​‍‌‌​ ‌‌‌​​‍‌‌ ‌‍‍ ‌‍‌‌‌ ‍‌​‍‌‌​ ​ ‌​‌​​‍‌‌​ ​ ‌​‌​​‍‌‌​ ​‍​ ​‍​ ‌ ​ ‌​‌‍‌‌​ ‌‌​ ‍​‌‍​ ​ ​‍‌‍​‌‌‍‌‍‌‍​‍‌‍​ ​ ‌‌​‍‌‌​ ​‍​ ​‍​‍‌‌​ ‌‌‌​‌​​‍ ‍‌ ​‍‌‍‍‌‌‍​ ‌‍‍​‌‌‌​‌‍‌‌‌ ‍​‌ ‌​​‍‌‌​ ‌‌‌​​‍‌‌ ‌‍‍ ‌‍‌‌‌ ‍‌​‍‌‌​ ​ ‌​‌​​‍‌‌​ ​ ‌​‌​​‍‌‌​ ​‍​ ​‍​ ‍‌​ ​ ​ ​‌​ ​‌‌‍​‌‌‍​‌​ ​‍​ ​‌‌‍​‍​ ​‌​ ​‍​ ​​​‍‌‌​ ​‍​ ​‍​‍‌‌​ ‌‌‌​‌​​‍ ‍‌‍​ ‌‍‍​‌‍‍‌‌‍ ​‌‍‌​‌ ​‍‌‍‌‌‌‍ ‍​‍‌‌​ ‌‌‌​​‍‌‌ ‌‍‍ ‌‍‌‌‌ ‍‌​‍‌‌​ ​ ‌​‌​​‍‌‌​ ​ ‌​‌​​‍‌‌​ ​‍​ ​‍​ ‌‍​ ​​​ ‌​​ ‌‍‌‍‌‌​ ​​​ ​‍‌‍​ ​ ​​​ ‍​‌‍​‍​ ‌​​‍‌‌​ ​‍​ ​‍​‍‌‌​ ‌‌‌​‌​​‍ ‍‌ ‌​‌‍‌‌‌ ‍​‌ ‌​​‍‌‍‌ ​​‌‍‌‌‌ ​‍‌ ​ ‌ ​​‌‍‌‌‌‍​ ‌ ‌​‌‍‍‌‌ ‌‍‌‍‌‌​ ‌‌ ​​‌ ‌‌‌‍​‍‌‍ ​‌‍‍‌‌ ​ ‌‍‍​‌‍‌‌‌‍‌​​‍​‍‌ ‌: December 13 - February 25​​​​‌ ‍ ​‍​‍‌‍ ‌ ​‍‌‍‍‌‌‍‌ ‌‍‍‌‌‍ ‍​‍​‍​ ‍‍​‍​‍‌ ​ ‌‍​‌‌‍ ‍‌‍‍‌‌ ‌​‌ ‍‌​‍ ‍‌‍‍‌‌‍ ​‍​‍​‍ ​​‍​‍‌‍‍​‌ ​‍‌‍‌‌‌‍‌‍​‍​‍​ ‍‍​‍​‍‌‍‍​‌ ‌​‌ ‌​‌ ​​‌ ​ ​ ‍‍​‍ ​‍ ‌‍​ ‌‍‍​‌‍‌‌‌‍ ​‌ ​ ‌‍‌‌‌‍​‌‌ ​​‌‍‍‌‌‍‌‌‌ ​‍‌ ​ ​‍ ‍‌ ​ ‌‍​‌‌‍ ‍‌‍‍‌‌ ‌​‌ ‍‌​‍ ‍‌ ​ ‌ ‌​‌ ‌‌‌‍‌​‌‍‍‌‌‍ ​‍ ‌‍‍‌‌‍ ‍‌ ‌​‌‍‌‌‌‍ ‍‌ ‌​​‍ ‌‍‌‌‌‍‌​‌‍‍‌‌ ‌​​‍ ‌‍ ‌‌‍ ‌‍‌​‌‍‌‌​ ‌‌ ​​‌ ​‍‌‍‌‌‌ ​ ‌‍‌‌‌‍ ‍‌ ‌​‌‍​‌‌ ‌​‌‍‍‌‌‍ ‌‍ ‍​ ‍ ‌‍‍‌‌‍‌​​ ‌​ ‌‌​ ​‌‌‍‌​​ ‌‍​ ​‍​ ​​‌‍​‍​ ​‍​‍ ‌​ ‍‌​ ​​‌‍‌‍‌‍‌​​‍ ‌​ ‌​‌‍‌‍‌‍‌​‌‍​‍​‍ ‌​ ‍‌​ ‍‌‌‍‌​​ ​‍​‍ ‌​ ‌‍‌‍‌‍​ ‌ ​ ​ ‌‍​ ​ ​​​ ‍​​ ‌ ‌‍‌‌​ ‌‍​ ​​​ ​​​ ‍ ‌ ‌​‌ ‍‌‌ ​​‌‍‌‌​ ‌‌‍ ​‌‍‌‌‌‍​‌‌‍‌ ‌ ‌‌‌‍‌‌​ ‍ ‌ ​​‌‍​‌‌ ‌​‌‍‍​​ ‌‌ ​​‌‍​‌‌‍‌ ‌‍‌‌‌​​‍‌ ‌‌‌‍‍‌‌‍ ​‌‍‌​‌‍‌‌‌ ​‍​‍‌‌​ ‌‌‌​​‍‌‌ ‌‍‍ ‌‍‌‌‌ ‍‌​‍‌‌​ ​ ‌​‌​​‍‌‌​ ​ ‌​‌​​‍‌‌​ ​‍​ ​‍‌‍​ ​ ‍‌​ ​ ​ ​​​ ​​​ ‌ ‌‍​‌​ ​‌​ ‌‍‌‍​‌​ ‌‌​ ‌ ​‍‌‌​ ​‍​ ​‍​‍‌‌​ ‌‌‌​‌​​‍ ‍‌ ​‍‌‍ ‌ ‌ ‌ ​ ​‍‌‌​ ‌‌‌​​‍‌‌ ‌‍‍ ‌‍‌‌‌ ‍‌​‍‌‌​ ​ ‌​‌​​‍‌‌​ ​ ‌​‌​​‍‌‌​ ​‍​ ​‍​ ‌ ​ ‌​‌‍‌‌​ ‌‌​ ‍​‌‍​ ​ ​‍‌‍​‌‌‍‌‍‌‍​‍‌‍​ ​ ‌‌​‍‌‌​ ​‍​ ​‍​‍‌‌​ ‌‌‌​‌​​‍ ‍‌ ​‍‌‍‍‌‌‍​ ‌‍‍​‌‌‌​‌‍‌‌‌ ‍​‌ ‌​​‍‌‌​ ‌‌‌​​‍‌‌ ‌‍‍ ‌‍‌‌‌ ‍‌​‍‌‌​ ​ ‌​‌​​‍‌‌​ ​ ‌​‌​​‍‌‌​ ​‍​ ​‍​ ‍‌​ ​ ​ ​‌​ ​‌‌‍​‌‌‍​‌​ ​‍​ ​‌‌‍​‍​ ​‌​ ​‍​ ​​​‍‌‌​ ​‍​ ​‍​‍‌‌​ ‌‌‌​‌​​‍ ‍‌‍​ ‌‍‍​‌‍‍‌‌‍ ​‌‍‌​‌ ​‍‌‍‌‌‌‍ ‍​‍‌‌​ ‌‌‌​​‍‌‌ ‌‍‍ ‌‍‌‌‌ ‍‌​‍‌‌​ ​ ‌​‌​​‍‌‌​ ​ ‌​‌​​‍‌‌​ ​‍​ ​‍‌‍​ ​ ​ ​ ‌ ​ ​ ​ ​ ​ ‌‌​ ‍​​ ‌​​ ‌‌​ ​ ​ ​‌‌‍‌‌​‍‌‌​ ​‍​ ​‍​‍‌‌​ ‌‌‌​‌​​‍ ‍‌ ‌​‌‍‌‌‌ ‍​‌ ‌​​ ‌‍​‍‌‍​‌‌ ​ ‌‍‌‌‌‌‌‌‌ ​‍‌‍ ​​ ‌‌‍‍​‌ ‌​‌ ‌​‌ ​​‌ ​ ​‍‌‌​ ​ ‌​​‌​‍‌‌​ ​‍‌​‌‍​‍‌‌​ ​‍‌​‌‍‌‍​ ‌‍‍​‌‍‌‌‌‍ ​‌ ​ ‌‍‌‌‌‍​‌‌ ​​‌‍‍‌‌‍‌‌‌ ​‍‌ ​ ​‍ ‍‌ ​ ‌‍​‌‌‍ ‍‌‍‍‌‌ ‌​‌ ‍‌​‍ ‍‌ ​ ‌ ‌​‌ ‌‌‌‍‌​‌‍‍‌‌‍ ​‍‌‍‌‍‍‌‌‍‌​​ ‌​ ‌‌​ ​‌‌‍‌​​ ‌‍​ ​‍​ ​​‌‍​‍​ ​‍​‍ ‌​ ‍‌​ ​​‌‍‌‍‌‍‌​​‍ ‌​ ‌​‌‍‌‍‌‍‌​‌‍​‍​‍ ‌​ ‍‌​ ‍‌‌‍‌​​ ​‍​‍ ‌​ ‌‍‌‍‌‍​ ‌ ​ ​ ‌‍​ ​ ​​​ ‍​​ ‌ ‌‍‌‌​ ‌‍​ ​​​ ​​​‍‌‍‌ ‌​‌ ‍‌‌ ​​‌‍‌‌​ ‌‌‍ ​‌‍‌‌‌‍​‌‌‍‌ ‌ ‌‌‌‍‌‌​‍‌‍‌ ​​‌‍​‌‌ ‌​‌‍‍​​ ‌‌ ​​‌‍​‌‌‍‌ ‌‍‌‌‌​​‍‌ ‌‌‌‍‍‌‌‍ ​‌‍‌​‌‍‌‌‌ ​‍​‍‌‌​ ‌‌‌​​‍‌‌ ‌‍‍ ‌‍‌‌‌ ‍‌​‍‌‌​ ​ ‌​‌​​‍‌‌​ ​ ‌​‌​​‍‌‌​ ​‍​ ​‍‌‍​ ​ ‍‌​ ​ ​ ​​​ ​​​ ‌ ‌‍​‌​ ​‌​ ‌‍‌‍​‌​ ‌‌​ ‌ ​‍‌‌​ ​‍​ ​‍​‍‌‌​ ‌‌‌​‌​​‍ ‍‌ ​‍‌‍ ‌ ‌ ‌ ​ ​‍‌‌​ ‌‌‌​​‍‌‌ ‌‍‍ ‌‍‌‌‌ ‍‌​‍‌‌​ ​ ‌​‌​​‍‌‌​ ​ ‌​‌​​‍‌‌​ ​‍​ ​‍​ ‌ ​ ‌​‌‍‌‌​ ‌‌​ ‍​‌‍​ ​ ​‍‌‍​‌‌‍‌‍‌‍​‍‌‍​ ​ ‌‌​‍‌‌​ ​‍​ ​‍​‍‌‌​ ‌‌‌​‌​​‍ ‍‌ ​‍‌‍‍‌‌‍​ ‌‍‍​‌‌‌​‌‍‌‌‌ ‍​‌ ‌​​‍‌‌​ ‌‌‌​​‍‌‌ ‌‍‍ ‌‍‌‌‌ ‍‌​‍‌‌​ ​ ‌​‌​​‍‌‌​ ​ ‌​‌​​‍‌‌​ ​‍​ ​‍​ ‍‌​ ​ ​ ​‌​ ​‌‌‍​‌‌‍​‌​ ​‍​ ​‌‌‍​‍​ ​‌​ ​‍​ ​​​‍‌‌​ ​‍​ ​‍​‍‌‌​ ‌‌‌​‌​​‍ ‍‌‍​ ‌‍‍​‌‍‍‌‌‍ ​‌‍‌​‌ ​‍‌‍‌‌‌‍ ‍​‍‌‌​ ‌‌‌​​‍‌‌ ‌‍‍ ‌‍‌‌‌ ‍‌​‍‌‌​ ​ ‌​‌​​‍‌‌​ ​ ‌​‌​​‍‌‌​ ​‍​ ​‍‌‍​ ​ ​ ​ ‌ ​ ​ ​ ​ ​ ‌‌​ ‍​​ ‌​​ ‌‌​ ​ ​ ​‌‌‍‌‌​‍‌‌​ ​‍​ ​‍​‍‌‌​ ‌‌‌​‌​​‍ ‍‌ ‌​‌‍‌‌‌ ‍​‌ ‌​​‍‌‍‌ ​​‌‍‌‌‌ ​‍‌ ​ ‌ ​​‌‍‌‌‌‍​ ‌ ‌​‌‍‍‌‌ ‌‍‌‍‌‌​ ‌‌ ​​‌ ‌‌‌‍​‍‌‍ ​‌‍‍‌‌ ​ ‌‍‍​‌‍‌‌‌‍‌​​‍​‍‌ ‌
Make-up/Snow Day​​​​‌ ‍ ​‍​‍‌‍ ‌ ​‍‌‍‍‌‌‍‌ ‌‍‍‌‌‍ ‍​‍​‍​ ‍‍​‍​‍‌ ​ ‌‍​‌‌‍ ‍‌‍‍‌‌ ‌​‌ ‍‌​‍ ‍‌‍‍‌‌‍ ​‍​‍​‍ ​​‍​‍‌‍‍​‌ ​‍‌‍‌‌‌‍‌‍​‍​‍​ ‍‍​‍​‍‌‍‍​‌ ‌​‌ ‌​‌ ​​‌ ​ ​ ‍‍​‍ ​‍ ‌‍​ ‌‍‍​‌‍‌‌‌‍ ​‌ ​ ‌‍‌‌‌‍​‌‌ ​​‌‍‍‌‌‍‌‌‌ ​‍‌ ​ ​‍ ‍‌ ​ ‌‍​‌‌‍ ‍‌‍‍‌‌ ‌​‌ ‍‌​‍ ‍‌ ​ ‌ ‌​‌ ‌‌‌‍‌​‌‍‍‌‌‍ ​‍ ‌‍‍‌‌‍ ‍‌ ‌​‌‍‌‌‌‍ ‍‌ ‌​​‍ ‌‍‌‌‌‍‌​‌‍‍‌‌ ‌​​‍ ‌‍ ‌‌‍ ‌‍‌​‌‍‌‌​ ‌‌ ​​‌ ​‍‌‍‌‌‌ ​ ‌‍‌‌‌‍ ‍‌ ‌​‌‍​‌‌ ‌​‌‍‍‌‌‍ ‌‍ ‍​ ‍ ‌‍‍‌‌‍‌​​ ‌​ ‌‌​ ​‌‌‍‌​​ ‌‍​ ​‍​ ​​‌‍​‍​ ​‍​‍ ‌​ ‍‌​ ​​‌‍‌‍‌‍‌​​‍ ‌​ ‌​‌‍‌‍‌‍‌​‌‍​‍​‍ ‌​ ‍‌​ ‍‌‌‍‌​​ ​‍​‍ ‌​ ‌‍‌‍‌‍​ ‌ ​ ​ ‌‍​ ​ ​​​ ‍​​ ‌ ‌‍‌‌​ ‌‍​ ​​​ ​​​ ‍ ‌ ‌​‌ ‍‌‌ ​​‌‍‌‌​ ‌‌‍ ​‌‍‌‌‌‍​‌‌‍‌ ‌ ‌‌‌‍‌‌​ ‍ ‌ ​​‌‍​‌‌ ‌​‌‍‍​​ ‌‌ ​​‌‍​‌‌‍‌ ‌‍‌‌‌​​‍‌ ‌‌‌‍‍‌‌‍ ​‌‍‌​‌‍‌‌‌ ​‍​‍‌‌​ ‌‌‌​​‍‌‌ ‌‍‍ ‌‍‌‌‌ ‍‌​‍‌‌​ ​ ‌​‌​​‍‌‌​ ​ ‌​‌​​‍‌‌​ ​‍​ ​‍‌‍​ ​ ‍‌​ ​ ​ ​​​ ​​​ ‌ ‌‍​‌​ ​‌​ ‌‍‌‍​‌​ ‌‌​ ‌ ​‍‌‌​ ​‍​ ​‍​‍‌‌​ ‌‌‌​‌​​‍ ‍‌ ​‍‌‍ ‌ ‌ ‌ ​ ​‍‌‌​ ‌‌‌​​‍‌‌ ‌‍‍ ‌‍‌‌‌ ‍‌​‍‌‌​ ​ ‌​‌​​‍‌‌​ ​ ‌​‌​​‍‌‌​ ​‍​ ​‍​ ‌ ​ ‌​‌‍‌‌​ ‌‌​ ‍​‌‍​ ​ ​‍‌‍​‌‌‍‌‍‌‍​‍‌‍​ ​ ‌‌​‍‌‌​ ​‍​ ​‍​‍‌‌​ ‌‌‌​‌​​‍ ‍‌ ​‍‌‍‍‌‌‍​ ‌‍‍​‌‌‌​‌‍‌‌‌ ‍​‌ ‌​​‍‌‌​ ‌‌‌​​‍‌‌ ‌‍‍ ‌‍‌‌‌ ‍‌​‍‌‌​ ​ ‌​‌​​‍‌‌​ ​ ‌​‌​​‍‌‌​ ​‍​ ​‍​ ‌ ​ ‍​‌‍​‌​ ​​​ ‌​​ ​​​ ‌‌​ ​‌‌‍​‍‌‍​ ​ ‌‌​ ‌​​‍‌‌​ ​‍​ ​‍​‍‌‌​ ‌‌‌​‌​​‍ ‍‌‍​ ‌‍‍​‌‍‍‌‌‍ ​‌‍‌​‌ ​‍‌‍‌‌‌‍ ‍​‍‌‌​ ‌‌‌​​‍‌‌ ‌‍‍ ‌‍‌‌‌ ‍‌​‍‌‌​ ​ ‌​‌​​‍‌‌​ ​ ‌​‌​​‍‌‌​ ​‍​ ​‍‌‍​‍​ ‍​​ ​‍​ ​ ‌‍‌‍‌‍​‌​ ‌‍‌‍‌‍​ ‌ ‌‍‌‌​ ​‌​ ​​​‍‌‌​ ​‍​ ​‍​‍‌‌​ ‌‌‌​‌​​‍ ‍‌ ‌​‌‍‌‌‌ ‍​‌ ‌​​ ‌‍​‍‌‍​‌‌ ​ ‌‍‌‌‌‌‌‌‌ ​‍‌‍ ​​ ‌‌‍‍​‌ ‌​‌ ‌​‌ ​​‌ ​ ​‍‌‌​ ​ ‌​​‌​‍‌‌​ ​‍‌​‌‍​‍‌‌​ ​‍‌​‌‍‌‍​ ‌‍‍​‌‍‌‌‌‍ ​‌ ​ ‌‍‌‌‌‍​‌‌ ​​‌‍‍‌‌‍‌‌‌ ​‍‌ ​ ​‍ ‍‌ ​ ‌‍​‌‌‍ ‍‌‍‍‌‌ ‌​‌ ‍‌​‍ ‍‌ ​ ‌ ‌​‌ ‌‌‌‍‌​‌‍‍‌‌‍ ​‍‌‍‌‍‍‌‌‍‌​​ ‌​ ‌‌​ ​‌‌‍‌​​ ‌‍​ ​‍​ ​​‌‍​‍​ ​‍​‍ ‌​ ‍‌​ ​​‌‍‌‍‌‍‌​​‍ ‌​ ‌​‌‍‌‍‌‍‌​‌‍​‍​‍ ‌​ ‍‌​ ‍‌‌‍‌​​ ​‍​‍ ‌​ ‌‍‌‍‌‍​ ‌ ​ ​ ‌‍​ ​ ​​​ ‍​​ ‌ ‌‍‌‌​ ‌‍​ ​​​ ​​​‍‌‍‌ ‌​‌ ‍‌‌ ​​‌‍‌‌​ ‌‌‍ ​‌‍‌‌‌‍​‌‌‍‌ ‌ ‌‌‌‍‌‌​‍‌‍‌ ​​‌‍​‌‌ ‌​‌‍‍​​ ‌‌ ​​‌‍​‌‌‍‌ ‌‍‌‌‌​​‍‌ ‌‌‌‍‍‌‌‍ ​‌‍‌​‌‍‌‌‌ ​‍​‍‌‌​ ‌‌‌​​‍‌‌ ‌‍‍ ‌‍‌‌‌ ‍‌​‍‌‌​ ​ ‌​‌​​‍‌‌​ ​ ‌​‌​​‍‌‌​ ​‍​ ​‍‌‍​ ​ ‍‌​ ​ ​ ​​​ ​​​ ‌ ‌‍​‌​ ​‌​ ‌‍‌‍​‌​ ‌‌​ ‌ ​‍‌‌​ ​‍​ ​‍​‍‌‌​ ‌‌‌​‌​​‍ ‍‌ ​‍‌‍ ‌ ‌ ‌ ​ ​‍‌‌​ ‌‌‌​​‍‌‌ ‌‍‍ ‌‍‌‌‌ ‍‌​‍‌‌​ ​ ‌​‌​​‍‌‌​ ​ ‌​‌​​‍‌‌​ ​‍​ ​‍​ ‌ ​ ‌​‌‍‌‌​ ‌‌​ ‍​‌‍​ ​ ​‍‌‍​‌‌‍‌‍‌‍​‍‌‍​ ​ ‌‌​‍‌‌​ ​‍​ ​‍​‍‌‌​ ‌‌‌​‌​​‍ ‍‌ ​‍‌‍‍‌‌‍​ ‌‍‍​‌‌‌​‌‍‌‌‌ ‍​‌ ‌​​‍‌‌​ ‌‌‌​​‍‌‌ ‌‍‍ ‌‍‌‌‌ ‍‌​‍‌‌​ ​ ‌​‌​​‍‌‌​ ​ ‌​‌​​‍‌‌​ ​‍​ ​‍​ ‌ ​ ‍​‌‍​‌​ ​​​ ‌​​ ​​​ ‌‌​ ​‌‌‍​‍‌‍​ ​ ‌‌​ ‌​​‍‌‌​ ​‍​ ​‍​‍‌‌​ ‌‌‌​‌​​‍ ‍‌‍​ ‌‍‍​‌‍‍‌‌‍ ​‌‍‌​‌ ​‍‌‍‌‌‌‍ ‍​‍‌‌​ ‌‌‌​​‍‌‌ ‌‍‍ ‌‍‌‌‌ ‍‌​‍‌‌​ ​ ‌​‌​​‍‌‌​ ​ ‌​‌​​‍‌‌​ ​‍​ ​‍‌‍​‍​ ‍​​ ​‍​ ​ ‌‍‌‍‌‍​‌​ ‌‍‌‍‌‍​ ‌ ‌‍‌‌​ ​‌​ ​​​‍‌‌​ ​‍​ ​‍​‍‌‌​ ‌‌‌​‌​​‍ ‍‌ ‌​‌‍‌‌‌ ‍​‌ ‌​​‍‌‍‌ ​​‌‍‌‌‌ ​‍‌ ​ ‌ ​​‌‍‌‌‌‍​ ‌ ‌​‌‍‍‌‌ ‌‍‌‍‌‌​ ‌‌ ​​‌ ‌‌‌‍​‍‌‍ ​‌‍‍‌‌ ​ ‌‍‍​‌‍‌‌‌‍‌​​‍​‍‌ ‌: March 1​​​​‌ ‍ ​‍​‍‌‍ ‌ ​‍‌‍‍‌‌‍‌ ‌‍‍‌‌‍ ‍​‍​‍​ ‍‍​‍​‍‌ ​ ‌‍​‌‌‍ ‍‌‍‍‌‌ ‌​‌ ‍‌​‍ ‍‌‍‍‌‌‍ ​‍​‍​‍ ​​‍​‍‌‍‍​‌ ​‍‌‍‌‌‌‍‌‍​‍​‍​ ‍‍​‍​‍‌‍‍​‌ ‌​‌ ‌​‌ ​​‌ ​ ​ ‍‍​‍ ​‍ ‌‍​ ‌‍‍​‌‍‌‌‌‍ ​‌ ​ ‌‍‌‌‌‍​‌‌ ​​‌‍‍‌‌‍‌‌‌ ​‍‌ ​ ​‍ ‍‌ ​ ‌‍​‌‌‍ ‍‌‍‍‌‌ ‌​‌ ‍‌​‍ ‍‌ ​ ‌ ‌​‌ ‌‌‌‍‌​‌‍‍‌‌‍ ​‍ ‌‍‍‌‌‍ ‍‌ ‌​‌‍‌‌‌‍ ‍‌ ‌​​‍ ‌‍‌‌‌‍‌​‌‍‍‌‌ ‌​​‍ ‌‍ ‌‌‍ ‌‍‌​‌‍‌‌​ ‌‌ ​​‌ ​‍‌‍‌‌‌ ​ ‌‍‌‌‌‍ ‍‌ ‌​‌‍​‌‌ ‌​‌‍‍‌‌‍ ‌‍ ‍​ ‍ ‌‍‍‌‌‍‌​​ ‌​ ‌‌​ ​‌‌‍‌​​ ‌‍​ ​‍​ ​​‌‍​‍​ ​‍​‍ ‌​ ‍‌​ ​​‌‍‌‍‌‍‌​​‍ ‌​ ‌​‌‍‌‍‌‍‌​‌‍​‍​‍ ‌​ ‍‌​ ‍‌‌‍‌​​ ​‍​‍ ‌​ ‌‍‌‍‌‍​ ‌ ​ ​ ‌‍​ ​ ​​​ ‍​​ ‌ ‌‍‌‌​ ‌‍​ ​​​ ​​​ ‍ ‌ ‌​‌ ‍‌‌ ​​‌‍‌‌​ ‌‌‍ ​‌‍‌‌‌‍​‌‌‍‌ ‌ ‌‌‌‍‌‌​ ‍ ‌ ​​‌‍​‌‌ ‌​‌‍‍​​ ‌‌ ​​‌‍​‌‌‍‌ ‌‍‌‌‌​​‍‌ ‌‌‌‍‍‌‌‍ ​‌‍‌​‌‍‌‌‌ ​‍​‍‌‌​ ‌‌‌​​‍‌‌ ‌‍‍ ‌‍‌‌‌ ‍‌​‍‌‌​ ​ ‌​‌​​‍‌‌​ ​ ‌​‌​​‍‌‌​ ​‍​ ​‍‌‍​ ​ ‍‌​ ​ ​ ​​​ ​​​ ‌ ‌‍​‌​ ​‌​ ‌‍‌‍​‌​ ‌‌​ ‌ ​‍‌‌​ ​‍​ ​‍​‍‌‌​ ‌‌‌​‌​​‍ ‍‌ ​‍‌‍ ‌ ‌ ‌ ​ ​‍‌‌​ ‌‌‌​​‍‌‌ ‌‍‍ ‌‍‌‌‌ ‍‌​‍‌‌​ ​ ‌​‌​​‍‌‌​ ​ ‌​‌​​‍‌‌​ ​‍​ ​‍​ ‌ ​ ‌​‌‍‌‌​ ‌‌​ ‍​‌‍​ ​ ​‍‌‍​‌‌‍‌‍‌‍​‍‌‍​ ​ ‌‌​‍‌‌​ ​‍​ ​‍​‍‌‌​ ‌‌‌​‌​​‍ ‍‌ ​‍‌‍‍‌‌‍​ ‌‍‍​‌‌‌​‌‍‌‌‌ ‍​‌ ‌​​‍‌‌​ ‌‌‌​​‍‌‌ ‌‍‍ ‌‍‌‌‌ ‍‌​‍‌‌​ ​ ‌​‌​​‍‌‌​ ​ ‌​‌​​‍‌‌​ ​‍​ ​‍​ ‌ ​ ‍​‌‍​‌​ ​​​ ‌​​ ​​​ ‌‌​ ​‌‌‍​‍‌‍​ ​ ‌‌​ ‌​​‍‌‌​ ​‍​ ​‍​‍‌‌​ ‌‌‌​‌​​‍ ‍‌‍​ ‌‍‍​‌‍‍‌‌‍ ​‌‍‌​‌ ​‍‌‍‌‌‌‍ ‍​‍‌‌​ ‌‌‌​​‍‌‌ ‌‍‍ ‌‍‌‌‌ ‍‌​‍‌‌​ ​ ‌​‌​​‍‌‌​ ​ ‌​‌​​‍‌‌​ ​‍​ ​‍​ ‌​‌‍​‌‌‍‌​‌‍‌​‌‍​‌​ ‍‌‌‍‌​‌‍‌‍​ ​‌​ ​​​ ‌‍​ ‌ ​‍‌‌​ ​‍​ ​‍​‍‌‌​ ‌‌‌​‌​​‍ ‍‌ ‌​‌‍‌‌‌ ‍​‌ ‌​​ ‌‍​‍‌‍​‌‌ ​ ‌‍‌‌‌‌‌‌‌ ​‍‌‍ ​​ ‌‌‍‍​‌ ‌​‌ ‌​‌ ​​‌ ​ ​‍‌‌​ ​ ‌​​‌​‍‌‌​ ​‍‌​‌‍​‍‌‌​ ​‍‌​‌‍‌‍​ ‌‍‍​‌‍‌‌‌‍ ​‌ ​ ‌‍‌‌‌‍​‌‌ ​​‌‍‍‌‌‍‌‌‌ ​‍‌ ​ ​‍ ‍‌ ​ ‌‍​‌‌‍ ‍‌‍‍‌‌ ‌​‌ ‍‌​‍ ‍‌ ​ ‌ ‌​‌ ‌‌‌‍‌​‌‍‍‌‌‍ ​‍‌‍‌‍‍‌‌‍‌​​ ‌​ ‌‌​ ​‌‌‍‌​​ ‌‍​ ​‍​ ​​‌‍​‍​ ​‍​‍ ‌​ ‍‌​ ​​‌‍‌‍‌‍‌​​‍ ‌​ ‌​‌‍‌‍‌‍‌​‌‍​‍​‍ ‌​ ‍‌​ ‍‌‌‍‌​​ ​‍​‍ ‌​ ‌‍‌‍‌‍​ ‌ ​ ​ ‌‍​ ​ ​​​ ‍​​ ‌ ‌‍‌‌​ ‌‍​ ​​​ ​​​‍‌‍‌ ‌​‌ ‍‌‌ ​​‌‍‌‌​ ‌‌‍ ​‌‍‌‌‌‍​‌‌‍‌ ‌ ‌‌‌‍‌‌​‍‌‍‌ ​​‌‍​‌‌ ‌​‌‍‍​​ ‌‌ ​​‌‍​‌‌‍‌ ‌‍‌‌‌​​‍‌ ‌‌‌‍‍‌‌‍ ​‌‍‌​‌‍‌‌‌ ​‍​‍‌‌​ ‌‌‌​​‍‌‌ ‌‍‍ ‌‍‌‌‌ ‍‌​‍‌‌​ ​ ‌​‌​​‍‌‌​ ​ ‌​‌​​‍‌‌​ ​‍​ ​‍‌‍​ ​ ‍‌​ ​ ​ ​​​ ​​​ ‌ ‌‍​‌​ ​‌​ ‌‍‌‍​‌​ ‌‌​ ‌ ​‍‌‌​ ​‍​ ​‍​‍‌‌​ ‌‌‌​‌​​‍ ‍‌ ​‍‌‍ ‌ ‌ ‌ ​ ​‍‌‌​ ‌‌‌​​‍‌‌ ‌‍‍ ‌‍‌‌‌ ‍‌​‍‌‌​ ​ ‌​‌​​‍‌‌​ ​ ‌​‌​​‍‌‌​ ​‍​ ​‍​ ‌ ​ ‌​‌‍‌‌​ ‌‌​ ‍​‌‍​ ​ ​‍‌‍​‌‌‍‌‍‌‍​‍‌‍​ ​ ‌‌​‍‌‌​ ​‍​ ​‍​‍‌‌​ ‌‌‌​‌​​‍ ‍‌ ​‍‌‍‍‌‌‍​ ‌‍‍​‌‌‌​‌‍‌‌‌ ‍​‌ ‌​​‍‌‌​ ‌‌‌​​‍‌‌ ‌‍‍ ‌‍‌‌‌ ‍‌​‍‌‌​ ​ ‌​‌​​‍‌‌​ ​ ‌​‌​​‍‌‌​ ​‍​ ​‍​ ‌ ​ ‍​‌‍​‌​ ​​​ ‌​​ ​​​ ‌‌​ ​‌‌‍​‍‌‍​ ​ ‌‌​ ‌​​‍‌‌​ ​‍​ ​‍​‍‌‌​ ‌‌‌​‌​​‍ ‍‌‍​ ‌‍‍​‌‍‍‌‌‍ ​‌‍‌​‌ ​‍‌‍‌‌‌‍ ‍​‍‌‌​ ‌‌‌​​‍‌‌ ‌‍‍ ‌‍‌‌‌ ‍‌​‍‌‌​ ​ ‌​‌​​‍‌‌​ ​ ‌​‌​​‍‌‌​ ​‍​ ​‍​ ‌​‌‍​‌‌‍‌​‌‍‌​‌‍​‌​ ‍‌‌‍‌​‌‍‌‍​ ​‌​ ​​​ ‌‍​ ‌ ​‍‌‌​ ​‍​ ​‍​‍‌‌​ ‌‌‌​‌​​‍ ‍‌ ‌​‌‍‌‌‌ ‍​‌ ‌​​‍‌‍‌ ​​‌‍‌‌‌ ​‍‌ ​ ‌ ​​‌‍‌‌‌‍​ ‌ ‌​‌‍‍‌‌ ‌‍‌‍‌‌​ ‌‌ ​​‌ ‌‌‌‍​‍‌‍ ​‌‍‍‌‌ ​ ‌‍‍​‌‍‌‌‌‍‌​​‍​‍‌ ‌
Playoffs​​​​‌ ‍ ​‍​‍‌‍ ‌ ​‍‌‍‍‌‌‍‌ ‌‍‍‌‌‍ ‍​‍​‍​ ‍‍​‍​‍‌ ​ ‌‍​‌‌‍ ‍‌‍‍‌‌ ‌​‌ ‍‌​‍ ‍‌‍‍‌‌‍ ​‍​‍​‍ ​​‍​‍‌‍‍​‌ ​‍‌‍‌‌‌‍‌‍​‍​‍​ ‍‍​‍​‍‌‍‍​‌ ‌​‌ ‌​‌ ​​‌ ​ ​ ‍‍​‍ ​‍ ‌‍​ ‌‍‍​‌‍‌‌‌‍ ​‌ ​ ‌‍‌‌‌‍​‌‌ ​​‌‍‍‌‌‍‌‌‌ ​‍‌ ​ ​‍ ‍‌ ​ ‌‍​‌‌‍ ‍‌‍‍‌‌ ‌​‌ ‍‌​‍ ‍‌ ​ ‌ ‌​‌ ‌‌‌‍‌​‌‍‍‌‌‍ ​‍ ‌‍‍‌‌‍ ‍‌ ‌​‌‍‌‌‌‍ ‍‌ ‌​​‍ ‌‍‌‌‌‍‌​‌‍‍‌‌ ‌​​‍ ‌‍ ‌‌‍ ‌‍‌​‌‍‌‌​ ‌‌ ​​‌ ​‍‌‍‌‌‌ ​ ‌‍‌‌‌‍ ‍‌ ‌​‌‍​‌‌ ‌​‌‍‍‌‌‍ ‌‍ ‍​ ‍ ‌‍‍‌‌‍‌​​ ‌​ ‌‌​ ​‌‌‍‌​​ ‌‍​ ​‍​ ​​‌‍​‍​ ​‍​‍ ‌​ ‍‌​ ​​‌‍‌‍‌‍‌​​‍ ‌​ ‌​‌‍‌‍‌‍‌​‌‍​‍​‍ ‌​ ‍‌​ ‍‌‌‍‌​​ ​‍​‍ ‌​ ‌‍‌‍‌‍​ ‌ ​ ​ ‌‍​ ​ ​​​ ‍​​ ‌ ‌‍‌‌​ ‌‍​ ​​​ ​​​ ‍ ‌ ‌​‌ ‍‌‌ ​​‌‍‌‌​ ‌‌‍ ​‌‍‌‌‌‍​‌‌‍‌ ‌ ‌‌‌‍‌‌​ ‍ ‌ ​​‌‍​‌‌ ‌​‌‍‍​​ ‌‌ ​​‌‍​‌‌‍‌ ‌‍‌‌‌​​‍‌ ‌‌‌‍‍‌‌‍ ​‌‍‌​‌‍‌‌‌ ​‍​‍‌‌​ ‌‌‌​​‍‌‌ ‌‍‍ ‌‍‌‌‌ ‍‌​‍‌‌​ ​ ‌​‌​​‍‌‌​ ​ ‌​‌​​‍‌‌​ ​‍​ ​‍‌‍​ ​ ‍‌​ ​ ​ ​​​ ​​​ ‌ ‌‍​‌​ ​‌​ ‌‍‌‍​‌​ ‌‌​ ‌ ​‍‌‌​ ​‍​ ​‍​‍‌‌​ ‌‌‌​‌​​‍ ‍‌ ​‍‌‍ ‌ ‌ ‌ ​ ​‍‌‌​ ‌‌‌​​‍‌‌ ‌‍‍ ‌‍‌‌‌ ‍‌​‍‌‌​ ​ ‌​‌​​‍‌‌​ ​ ‌​‌​​‍‌‌​ ​‍​ ​‍​ ‌ ​ ‌​‌‍‌‌​ ‌‌​ ‍​‌‍​ ​ ​‍‌‍​‌‌‍‌‍‌‍​‍‌‍​ ​ ‌‌​‍‌‌​ ​‍​ ​‍​‍‌‌​ ‌‌‌​‌​​‍ ‍‌ ​‍‌‍‍‌‌‍​ ‌‍‍​‌‌‌​‌‍‌‌‌ ‍​‌ ‌​​‍‌‌​ ‌‌‌​​‍‌‌ ‌‍‍ ‌‍‌‌‌ ‍‌​‍‌‌​ ​ ‌​‌​​‍‌‌​ ​ ‌​‌​​‍‌‌​ ​‍​ ​‍​ ‍‌‌‍‌‌​ ‍‌‌‍​‌​ ​​‌‍‌​​ ‌‍‌‍‌‍‌‍‌‍​ ​‍​ ​‌‌‍‌‍​‍‌‌​ ​‍​ ​‍​‍‌‌​ ‌‌‌​‌​​‍ ‍‌‍​ ‌‍‍​‌‍‍‌‌‍ ​‌‍‌​‌ ​‍‌‍‌‌‌‍ ‍​‍‌‌​ ‌‌‌​​‍‌‌ ‌‍‍ ‌‍‌‌‌ ‍‌​‍‌‌​ ​ ‌​‌​​‍‌‌​ ​ ‌​‌​​‍‌‌​ ​‍​ ​‍​ ‌‌​ ​​‌‍‌‍​ ​​​ ‍​‌‍​‍‌‍‌‍‌‍‌​​ ‍​​ ‌‍​ ‌‌​ ‌‍​‍‌‌​ ​‍​ ​‍​‍‌‌​ ‌‌‌​‌​​‍ ‍‌ ‌​‌‍‌‌‌ ‍​‌ ‌​​ ‌‍​‍‌‍​‌‌ ​ ‌‍‌‌‌‌‌‌‌ ​‍‌‍ ​​ ‌‌‍‍​‌ ‌​‌ ‌​‌ ​​‌ ​ ​‍‌‌​ ​ ‌​​‌​‍‌‌​ ​‍‌​‌‍​‍‌‌​ ​‍‌​‌‍‌‍​ ‌‍‍​‌‍‌‌‌‍ ​‌ ​ ‌‍‌‌‌‍​‌‌ ​​‌‍‍‌‌‍‌‌‌ ​‍‌ ​ ​‍ ‍‌ ​ ‌‍​‌‌‍ ‍‌‍‍‌‌ ‌​‌ ‍‌​‍ ‍‌ ​ ‌ ‌​‌ ‌‌‌‍‌​‌‍‍‌‌‍ ​‍‌‍‌‍‍‌‌‍‌​​ ‌​ ‌‌​ ​‌‌‍‌​​ ‌‍​ ​‍​ ​​‌‍​‍​ ​‍​‍ ‌​ ‍‌​ ​​‌‍‌‍‌‍‌​​‍ ‌​ ‌​‌‍‌‍‌‍‌​‌‍​‍​‍ ‌​ ‍‌​ ‍‌‌‍‌​​ ​‍​‍ ‌​ ‌‍‌‍‌‍​ ‌ ​ ​ ‌‍​ ​ ​​​ ‍​​ ‌ ‌‍‌‌​ ‌‍​ ​​​ ​​​‍‌‍‌ ‌​‌ ‍‌‌ ​​‌‍‌‌​ ‌‌‍ ​‌‍‌‌‌‍​‌‌‍‌ ‌ ‌‌‌‍‌‌​‍‌‍‌ ​​‌‍​‌‌ ‌​‌‍‍​​ ‌‌ ​​‌‍​‌‌‍‌ ‌‍‌‌‌​​‍‌ ‌‌‌‍‍‌‌‍ ​‌‍‌​‌‍‌‌‌ ​‍​‍‌‌​ ‌‌‌​​‍‌‌ ‌‍‍ ‌‍‌‌‌ ‍‌​‍‌‌​ ​ ‌​‌​​‍‌‌​ ​ ‌​‌​​‍‌‌​ ​‍​ ​‍‌‍​ ​ ‍‌​ ​ ​ ​​​ ​​​ ‌ ‌‍​‌​ ​‌​ ‌‍‌‍​‌​ ‌‌​ ‌ ​‍‌‌​ ​‍​ ​‍​‍‌‌​ ‌‌‌​‌​​‍ ‍‌ ​‍‌‍ ‌ ‌ ‌ ​ ​‍‌‌​ ‌‌‌​​‍‌‌ ‌‍‍ ‌‍‌‌‌ ‍‌​‍‌‌​ ​ ‌​‌​​‍‌‌​ ​ ‌​‌​​‍‌‌​ ​‍​ ​‍​ ‌ ​ ‌​‌‍‌‌​ ‌‌​ ‍​‌‍​ ​ ​‍‌‍​‌‌‍‌‍‌‍​‍‌‍​ ​ ‌‌​‍‌‌​ ​‍​ ​‍​‍‌‌​ ‌‌‌​‌​​‍ ‍‌ ​‍‌‍‍‌‌‍​ ‌‍‍​‌‌‌​‌‍‌‌‌ ‍​‌ ‌​​‍‌‌​ ‌‌‌​​‍‌‌ ‌‍‍ ‌‍‌‌‌ ‍‌​‍‌‌​ ​ ‌​‌​​‍‌‌​ ​ ‌​‌​​‍‌‌​ ​‍​ ​‍​ ‍‌‌‍‌‌​ ‍‌‌‍​‌​ ​​‌‍‌​​ ‌‍‌‍‌‍‌‍‌‍​ ​‍​ ​‌‌‍‌‍​‍‌‌​ ​‍​ ​‍​‍‌‌​ ‌‌‌​‌​​‍ ‍‌‍​ ‌‍‍​‌‍‍‌‌‍ ​‌‍‌​‌ ​‍‌‍‌‌‌‍ ‍​‍‌‌​ ‌‌‌​​‍‌‌ ‌‍‍ ‌‍‌‌‌ ‍‌​‍‌‌​ ​ ‌​‌​​‍‌‌​ ​ ‌​‌​​‍‌‌​ ​‍​ ​‍​ ‌‌​ ​​‌‍‌‍​ ​​​ ‍​‌‍​‍‌‍‌‍‌‍‌​​ ‍​​ ‌‍​ ‌‌​ ‌‍​‍‌‌​ ​‍​ ​‍​‍‌‌​ ‌‌‌​‌​​‍ ‍‌ ‌​‌‍‌‌‌ ‍​‌ ‌​​‍‌‍‌ ​​‌‍‌‌‌ ​‍‌ ​ ‌ ​​‌‍‌‌‌‍​ ‌ ‌​‌‍‍‌‌ ‌‍‌‍‌‌​ ‌‌ ​​‌ ‌‌‌‍​‍‌‍ ​‌‍‍‌‌ ​ ‌‍‍​‌‍‌‌‌‍‌​​‍​‍‌ ‌: March 7 and 14​​​​‌ ‍ ​‍​‍‌‍ ‌ ​‍‌‍‍‌‌‍‌ ‌‍‍‌‌‍ ‍​‍​‍​ ‍‍​‍​‍‌ ​ ‌‍​‌‌‍ ‍‌‍‍‌‌ ‌​‌ ‍‌​‍ ‍‌‍‍‌‌‍ ​‍​‍​‍ ​​‍​‍‌‍‍​‌ ​‍‌‍‌‌‌‍‌‍​‍​‍​ ‍‍​‍​‍‌‍‍​‌ ‌​‌ ‌​‌ ​​‌ ​ ​ ‍‍​‍ ​‍ ‌‍​ ‌‍‍​‌‍‌‌‌‍ ​‌ ​ ‌‍‌‌‌‍​‌‌ ​​‌‍‍‌‌‍‌‌‌ ​‍‌ ​ ​‍ ‍‌ ​ ‌‍​‌‌‍ ‍‌‍‍‌‌ ‌​‌ ‍‌​‍ ‍‌ ​ ‌ ‌​‌ ‌‌‌‍‌​‌‍‍‌‌‍ ​‍ ‌‍‍‌‌‍ ‍‌ ‌​‌‍‌‌‌‍ ‍‌ ‌​​‍ ‌‍‌‌‌‍‌​‌‍‍‌‌ ‌​​‍ ‌‍ ‌‌‍ ‌‍‌​‌‍‌‌​ ‌‌ ​​‌ ​‍‌‍‌‌‌ ​ ‌‍‌‌‌‍ ‍‌ ‌​‌‍​‌‌ ‌​‌‍‍‌‌‍ ‌‍ ‍​ ‍ ‌‍‍‌‌‍‌​​ ‌​ ‌‌​ ​‌‌‍‌​​ ‌‍​ ​‍​ ​​‌‍​‍​ ​‍​‍ ‌​ ‍‌​ ​​‌‍‌‍‌‍‌​​‍ ‌​ ‌​‌‍‌‍‌‍‌​‌‍​‍​‍ ‌​ ‍‌​ ‍‌‌‍‌​​ ​‍​‍ ‌​ ‌‍‌‍‌‍​ ‌ ​ ​ ‌‍​ ​ ​​​ ‍​​ ‌ ‌‍‌‌​ ‌‍​ ​​​ ​​​ ‍ ‌ ‌​‌ ‍‌‌ ​​‌‍‌‌​ ‌‌‍ ​‌‍‌‌‌‍​‌‌‍‌ ‌ ‌‌‌‍‌‌​ ‍ ‌ ​​‌‍​‌‌ ‌​‌‍‍​​ ‌‌ ​​‌‍​‌‌‍‌ ‌‍‌‌‌​​‍‌ ‌‌‌‍‍‌‌‍ ​‌‍‌​‌‍‌‌‌ ​‍​‍‌‌​ ‌‌‌​​‍‌‌ ‌‍‍ ‌‍‌‌‌ ‍‌​‍‌‌​ ​ ‌​‌​​‍‌‌​ ​ ‌​‌​​‍‌‌​ ​‍​ ​‍‌‍​ ​ ‍‌​ ​ ​ ​​​ ​​​ ‌ ‌‍​‌​ ​‌​ ‌‍‌‍​‌​ ‌‌​ ‌ ​‍‌‌​ ​‍​ ​‍​‍‌‌​ ‌‌‌​‌​​‍ ‍‌ ​‍‌‍ ‌ ‌ ‌ ​ ​‍‌‌​ ‌‌‌​​‍‌‌ ‌‍‍ ‌‍‌‌‌ ‍‌​‍‌‌​ ​ ‌​‌​​‍‌‌​ ​ ‌​‌​​‍‌‌​ ​‍​ ​‍​ ‌ ​ ‌​‌‍‌‌​ ‌‌​ ‍​‌‍​ ​ ​‍‌‍​‌‌‍‌‍‌‍​‍‌‍​ ​ ‌‌​‍‌‌​ ​‍​ ​‍​‍‌‌​ ‌‌‌​‌​​‍ ‍‌ ​‍‌‍‍‌‌‍​ ‌‍‍​‌‌‌​‌‍‌‌‌ ‍​‌ ‌​​‍‌‌​ ‌‌‌​​‍‌‌ ‌‍‍ ‌‍‌‌‌ ‍‌​‍‌‌​ ​ ‌​‌​​‍‌‌​ ​ ‌​‌​​‍‌‌​ ​‍​ ​‍​ ‍‌‌‍‌‌​ ‍‌‌‍​‌​ ​​‌‍‌​​ ‌‍‌‍‌‍‌‍‌‍​ ​‍​ ​‌‌‍‌‍​‍‌‌​ ​‍​ ​‍​‍‌‌​ ‌‌‌​‌​​‍ ‍‌‍​ ‌‍‍​‌‍‍‌‌‍ ​‌‍‌​‌ ​‍‌‍‌‌‌‍ ‍​‍‌‌​ ‌‌‌​​‍‌‌ ‌‍‍ ‌‍‌‌‌ ‍‌​‍‌‌​ ​ ‌​‌​​‍‌‌​ ​ ‌​‌​​‍‌‌​ ​‍​ ​‍​ ‍​‌‍​‌​ ​‍‌‍‌‌​ ‌‌‌‍‌‍‌‍​ ‌‍​‌‌‍‌​​ ‌​​ ​​​ ​‌​‍‌‌​ ​‍​ ​‍​‍‌‌​ ‌‌‌​‌​​‍ ‍‌ ‌​‌‍‌‌‌ ‍​‌ ‌​​ ‌‍​‍‌‍​‌‌ ​ ‌‍‌‌‌‌‌‌‌ ​‍‌‍ ​​ ‌‌‍‍​‌ ‌​‌ ‌​‌ ​​‌ ​ ​‍‌‌​ ​ ‌​​‌​‍‌‌​ ​‍‌​‌‍​‍‌‌​ ​‍‌​‌‍‌‍​ ‌‍‍​‌‍‌‌‌‍ ​‌ ​ ‌‍‌‌‌‍​‌‌ ​​‌‍‍‌‌‍‌‌‌ ​‍‌ ​ ​‍ ‍‌ ​ ‌‍​‌‌‍ ‍‌‍‍‌‌ ‌​‌ ‍‌​‍ ‍‌ ​ ‌ ‌​‌ ‌‌‌‍‌​‌‍‍‌‌‍ ​‍‌‍‌‍‍‌‌‍‌​​ ‌​ ‌‌​ ​‌‌‍‌​​ ‌‍​ ​‍​ ​​‌‍​‍​ ​‍​‍ ‌​ ‍‌​ ​​‌‍‌‍‌‍‌​​‍ ‌​ ‌​‌‍‌‍‌‍‌​‌‍​‍​‍ ‌​ ‍‌​ ‍‌‌‍‌​​ ​‍​‍ ‌​ ‌‍‌‍‌‍​ ‌ ​ ​ ‌‍​ ​ ​​​ ‍​​ ‌ ‌‍‌‌​ ‌‍​ ​​​ ​​​‍‌‍‌ ‌​‌ ‍‌‌ ​​‌‍‌‌​ ‌‌‍ ​‌‍‌‌‌‍​‌‌‍‌ ‌ ‌‌‌‍‌‌​‍‌‍‌ ​​‌‍​‌‌ ‌​‌‍‍​​ ‌‌ ​​‌‍​‌‌‍‌ ‌‍‌‌‌​​‍‌ ‌‌‌‍‍‌‌‍ ​‌‍‌​‌‍‌‌‌ ​‍​‍‌‌​ ‌‌‌​​‍‌‌ ‌‍‍ ‌‍‌‌‌ ‍‌​‍‌‌​ ​ ‌​‌​​‍‌‌​ ​ ‌​‌​​‍‌‌​ ​‍​ ​‍‌‍​ ​ ‍‌​ ​ ​ ​​​ ​​​ ‌ ‌‍​‌​ ​‌​ ‌‍‌‍​‌​ ‌‌​ ‌ ​‍‌‌​ ​‍​ ​‍​‍‌‌​ ‌‌‌​‌​​‍ ‍‌ ​‍‌‍ ‌ ‌ ‌ ​ ​‍‌‌​ ‌‌‌​​‍‌‌ ‌‍‍ ‌‍‌‌‌ ‍‌​‍‌‌​ ​ ‌​‌​​‍‌‌​ ​ ‌​‌​​‍‌‌​ ​‍​ ​‍​ ‌ ​ ‌​‌‍‌‌​ ‌‌​ ‍​‌‍​ ​ ​‍‌‍​‌‌‍‌‍‌‍​‍‌‍​ ​ ‌‌​‍‌‌​ ​‍​ ​‍​‍‌‌​ ‌‌‌​‌​​‍ ‍‌ ​‍‌‍‍‌‌‍​ ‌‍‍​‌‌‌​‌‍‌‌‌ ‍​‌ ‌​​‍‌‌​ ‌‌‌​​‍‌‌ ‌‍‍ ‌‍‌‌‌ ‍‌​‍‌‌​ ​ ‌​‌​​‍‌‌​ ​ ‌​‌​​‍‌‌​ ​‍​ ​‍​ ‍‌‌‍‌‌​ ‍‌‌‍​‌​ ​​‌‍‌​​ ‌‍‌‍‌‍‌‍‌‍​ ​‍​ ​‌‌‍‌‍​‍‌‌​ ​‍​ ​‍​‍‌‌​ ‌‌‌​‌​​‍ ‍‌‍​ ‌‍‍​‌‍‍‌‌‍ ​‌‍‌​‌ ​‍‌‍‌‌‌‍ ‍​‍‌‌​ ‌‌‌​​‍‌‌ ‌‍‍ ‌‍‌‌‌ ‍‌​‍‌‌​ ​ ‌​‌​​‍‌‌​ ​ ‌​‌​​‍‌‌​ ​‍​ ​‍​ ‍​‌‍​‌​ ​‍‌‍‌‌​ ‌‌‌‍‌‍‌‍​ ‌‍​‌‌‍‌​​ ‌​​ ​​​ ​‌​‍‌‌​ ​‍​ ​‍​‍‌‌​ ‌‌‌​‌​​‍ ‍‌ ‌​‌‍‌‌‌ ‍​‌ ‌​​‍‌‍‌ ​​‌‍‌‌‌ ​‍‌ ​ ‌ ​​‌‍‌‌‌‍​ ‌ ‌​‌‍‍‌‌ ‌‍‌‍‌‌​ ‌‌ ​​‌ ‌‌‌‍​‍‌‍ ​‌‍‍‌‌ ​ ‌‍‍​‌‍‌‌‌‍‌​​‍​‍‌ ‌
All games played Saturday and Sunday​​​​‌ ‍ ​‍​‍‌‍ ‌ ​‍‌‍‍‌‌‍‌ ‌‍‍‌‌‍ ‍​‍​‍​ ‍‍​‍​‍‌ ​ ‌‍​‌‌‍ ‍‌‍‍‌‌ ‌​‌ ‍‌​‍ ‍‌‍‍‌‌‍ ​‍​‍​‍ ​​‍​‍‌‍‍​‌ ​‍‌‍‌‌‌‍‌‍​‍​‍​ ‍‍​‍​‍‌‍‍​‌ ‌​‌ ‌​‌ ​​‌ ​ ​ ‍‍​‍ ​‍ ‌‍​ ‌‍‍​‌‍‌‌‌‍ ​‌ ​ ‌‍‌‌‌‍​‌‌ ​​‌‍‍‌‌‍‌‌‌ ​‍‌ ​ ​‍ ‍‌ ​ ‌‍​‌‌‍ ‍‌‍‍‌‌ ‌​‌ ‍‌​‍ ‍‌ ​ ‌ ‌​‌ ‌‌‌‍‌​‌‍‍‌‌‍ ​‍ ‌‍‍‌‌‍ ‍‌ ‌​‌‍‌‌‌‍ ‍‌ ‌​​‍ ‌‍‌‌‌‍‌​‌‍‍‌‌ ‌​​‍ ‌‍ ‌‌‍ ‌‍‌​‌‍‌‌​ ‌‌ ​​‌ ​‍‌‍‌‌‌ ​ ‌‍‌‌‌‍ ‍‌ ‌​‌‍​‌‌ ‌​‌‍‍‌‌‍ ‌‍ ‍​ ‍ ‌‍‍‌‌‍‌​​ ‌​ ‌‌​ ​‌‌‍‌​​ ‌‍​ ​‍​ ​​‌‍​‍​ ​‍​‍ ‌​ ‍‌​ ​​‌‍‌‍‌‍‌​​‍ ‌​ ‌​‌‍‌‍‌‍‌​‌‍​‍​‍ ‌​ ‍‌​ ‍‌‌‍‌​​ ​‍​‍ ‌​ ‌‍‌‍‌‍​ ‌ ​ ​ ‌‍​ ​ ​​​ ‍​​ ‌ ‌‍‌‌​ ‌‍​ ​​​ ​​​ ‍ ‌ ‌​‌ ‍‌‌ ​​‌‍‌‌​ ‌‌‍ ​‌‍‌‌‌‍​‌‌‍‌ ‌ ‌‌‌‍‌‌​ ‍ ‌ ​​‌‍​‌‌ ‌​‌‍‍​​ ‌‌ ​​‌‍​‌‌‍‌ ‌‍‌‌‌​​‍‌ ‌‌‌‍‍‌‌‍ ​‌‍‌​‌‍‌‌‌ ​‍​‍‌‌​ ‌‌‌​​‍‌‌ ‌‍‍ ‌‍‌‌‌ ‍‌​‍‌‌​ ​ ‌​‌​​‍‌‌​ ​ ‌​‌​​‍‌‌​ ​‍​ ​‍‌‍​ ​ ‍‌​ ​ ​ ​​​ ​​​ ‌ ‌‍​‌​ ​‌​ ‌‍‌‍​‌​ ‌‌​ ‌ ​‍‌‌​ ​‍​ ​‍​‍‌‌​ ‌‌‌​‌​​‍ ‍‌ ​‍‌‍ ‌ ‌ ‌ ​ ​‍‌‌​ ‌‌‌​​‍‌‌ ‌‍‍ ‌‍‌‌‌ ‍‌​‍‌‌​ ​ ‌​‌​​‍‌‌​ ​ ‌​‌​​‍‌‌​ ​‍​ ​‍​ ‌ ​ ‌​‌‍‌‌​ ‌‌​ ‍​‌‍​ ​ ​‍‌‍​‌‌‍‌‍‌‍​‍‌‍​ ​ ‌‌​‍‌‌​ ​‍​ ​‍​‍‌‌​ ‌‌‌​‌​​‍ ‍‌ ​‍‌‍‍‌‌‍​ ‌‍‍​‌‌‌​‌‍‌‌‌ ‍​‌ ‌​​‍‌‌​ ‌‌‌​​‍‌‌ ‌‍‍ ‌‍‌‌‌ ‍‌​‍‌‌​ ​ ‌​‌​​‍‌‌​ ​ ‌​‌​​‍‌‌​ ​‍​ ​‍​ ‌​​ ‌​‌‍​‌​ ​ ​ ​ ‌‍‌‌​ ‌‍​ ​​​ ​‍​ ‍​​ ‍‌​ ‌​​‍‌‌​ ​‍​ ​‍​‍‌‌​ ‌‌‌​‌​​‍ ‍‌‍​ ‌‍‍​‌‍‍‌‌‍ ​‌‍‌​‌ ​‍‌‍‌‌‌‍ ‍​‍‌‌​ ‌‌‌​​‍‌‌ ‌‍‍ ‌‍‌‌‌ ‍‌​‍‌‌​ ​ ‌​‌​​‍‌‌​ ​ ‌​‌​​‍‌‌​ ​‍​ ​‍​ ‍‌‌‍‌‌​ ​‌​ ​​​ ‌​‌‍‌‍‌‍‌‌‌‍‌‍​ ‍‌‌‍‌‍​ ​‌​ ​ ​‍‌‌​ ​‍​ ​‍​‍‌‌​ ‌‌‌​‌​​‍ ‍‌ ‌​‌‍‌‌‌ ‍​‌ ‌​​ ‌‍​‍‌‍​‌‌ ​ ‌‍‌‌‌‌‌‌‌ ​‍‌‍ ​​ ‌‌‍‍​‌ ‌​‌ ‌​‌ ​​‌ ​ ​‍‌‌​ ​ ‌​​‌​‍‌‌​ ​‍‌​‌‍​‍‌‌​ ​‍‌​‌‍‌‍​ ‌‍‍​‌‍‌‌‌‍ ​‌ ​ ‌‍‌‌‌‍​‌‌ ​​‌‍‍‌‌‍‌‌‌ ​‍‌ ​ ​‍ ‍‌ ​ ‌‍​‌‌‍ ‍‌‍‍‌‌ ‌​‌ ‍‌​‍ ‍‌ ​ ‌ ‌​‌ ‌‌‌‍‌​‌‍‍‌‌‍ ​‍‌‍‌‍‍‌‌‍‌​​ ‌​ ‌‌​ ​‌‌‍‌​​ ‌‍​ ​‍​ ​​‌‍​‍​ ​‍​‍ ‌​ ‍‌​ ​​‌‍‌‍‌‍‌​​‍ ‌​ ‌​‌‍‌‍‌‍‌​‌‍​‍​‍ ‌​ ‍‌​ ‍‌‌‍‌​​ ​‍​‍ ‌​ ‌‍‌‍‌‍​ ‌ ​ ​ ‌‍​ ​ ​​​ ‍​​ ‌ ‌‍‌‌​ ‌‍​ ​​​ ​​​‍‌‍‌ ‌​‌ ‍‌‌ ​​‌‍‌‌​ ‌‌‍ ​‌‍‌‌‌‍​‌‌‍‌ ‌ ‌‌‌‍‌‌​‍‌‍‌ ​​‌‍​‌‌ ‌​‌‍‍​​ ‌‌ ​​‌‍​‌‌‍‌ ‌‍‌‌‌​​‍‌ ‌‌‌‍‍‌‌‍ ​‌‍‌​‌‍‌‌‌ ​‍​‍‌‌​ ‌‌‌​​‍‌‌ ‌‍‍ ‌‍‌‌‌ ‍‌​‍‌‌​ ​ ‌​‌​​‍‌‌​ ​ ‌​‌​​‍‌‌​ ​‍​ ​‍‌‍​ ​ ‍‌​ ​ ​ ​​​ ​​​ ‌ ‌‍​‌​ ​‌​ ‌‍‌‍​‌​ ‌‌​ ‌ ​‍‌‌​ ​‍​ ​‍​‍‌‌​ ‌‌‌​‌​​‍ ‍‌ ​‍‌‍ ‌ ‌ ‌ ​ ​‍‌‌​ ‌‌‌​​‍‌‌ ‌‍‍ ‌‍‌‌‌ ‍‌​‍‌‌​ ​ ‌​‌​​‍‌‌​ ​ ‌​‌​​‍‌‌​ ​‍​ ​‍​ ‌ ​ ‌​‌‍‌‌​ ‌‌​ ‍​‌‍​ ​ ​‍‌‍​‌‌‍‌‍‌‍​‍‌‍​ ​ ‌‌​‍‌‌​ ​‍​ ​‍​‍‌‌​ ‌‌‌​‌​​‍ ‍‌ ​‍‌‍‍‌‌‍​ ‌‍‍​‌‌‌​‌‍‌‌‌ ‍​‌ ‌​​‍‌‌​ ‌‌‌​​‍‌‌ ‌‍‍ ‌‍‌‌‌ ‍‌​‍‌‌​ ​ ‌​‌​​‍‌‌​ ​ ‌​‌​​‍‌‌​ ​‍​ ​‍​ ‌​​ ‌​‌‍​‌​ ​ ​ ​ ‌‍‌‌​ ‌‍​ ​​​ ​‍​ ‍​​ ‍‌​ ‌​​‍‌‌​ ​‍​ ​‍​‍‌‌​ ‌‌‌​‌​​‍ ‍‌‍​ ‌‍‍​‌‍‍‌‌‍ ​‌‍‌​‌ ​‍‌‍‌‌‌‍ ‍​‍‌‌​ ‌‌‌​​‍‌‌ ‌‍‍ ‌‍‌‌‌ ‍‌​‍‌‌​ ​ ‌​‌​​‍‌‌​ ​ ‌​‌​​‍‌‌​ ​‍​ ​‍​ ‍‌‌‍‌‌​ ​‌​ ​​​ ‌​‌‍‌‍‌‍‌‌‌‍‌‍​ ‍‌‌‍‌‍​ ​‌​ ​ ​‍‌‌​ ​‍​ ​‍​‍‌‌​ ‌‌‌​‌​​‍ ‍‌ ‌​‌‍‌‌‌ ‍​‌ ‌​​‍‌‍‌ ​​‌‍‌‌‌ ​‍‌ ​ ‌ ​​‌‍‌‌‌‍​ ‌ ‌​‌‍‍‌‌ ‌‍‌‍‌‌​ ‌‌ ​​‌ ‌‌‌‍​‍‌‍ ​‌‍‍‌‌ ​ ‌‍‍​‌‍‌‌‌‍‌​​‍​‍‌ ‌
Some HS games are played Friday​​​​‌ ‍ ​‍​‍‌‍ ‌ ​‍‌‍‍‌‌‍‌ ‌‍‍‌‌‍ ‍​‍​‍​ ‍‍​‍​‍‌ ​ ‌‍​‌‌‍ ‍‌‍‍‌‌ ‌​‌ ‍‌​‍ ‍‌‍‍‌‌‍ ​‍​‍​‍ ​​‍​‍‌‍‍​‌ ​‍‌‍‌‌‌‍‌‍​‍​‍​ ‍‍​‍​‍‌‍‍​‌ ‌​‌ ‌​‌ ​​‌ ​ ​ ‍‍​‍ ​‍ ‌‍​ ‌‍‍​‌‍‌‌‌‍ ​‌ ​ ‌‍‌‌‌‍​‌‌ ​​‌‍‍‌‌‍‌‌‌ ​‍‌ ​ ​‍ ‍‌ ​ ‌‍​‌‌‍ ‍‌‍‍‌‌ ‌​‌ ‍‌​‍ ‍‌ ​ ‌ ‌​‌ ‌‌‌‍‌​‌‍‍‌‌‍ ​‍ ‌‍‍‌‌‍ ‍‌ ‌​‌‍‌‌‌‍ ‍‌ ‌​​‍ ‌‍‌‌‌‍‌​‌‍‍‌‌ ‌​​‍ ‌‍ ‌‌‍ ‌‍‌​‌‍‌‌​ ‌‌ ​​‌ ​‍‌‍‌‌‌ ​ ‌‍‌‌‌‍ ‍‌ ‌​‌‍​‌‌ ‌​‌‍‍‌‌‍ ‌‍ ‍​ ‍ ‌‍‍‌‌‍‌​​ ‌​ ‌‌​ ​‌‌‍‌​​ ‌‍​ ​‍​ ​​‌‍​‍​ ​‍​‍ ‌​ ‍‌​ ​​‌‍‌‍‌‍‌​​‍ ‌​ ‌​‌‍‌‍‌‍‌​‌‍​‍​‍ ‌​ ‍‌​ ‍‌‌‍‌​​ ​‍​‍ ‌​ ‌‍‌‍‌‍​ ‌ ​ ​ ‌‍​ ​ ​​​ ‍​​ ‌ ‌‍‌‌​ ‌‍​ ​​​ ​​​ ‍ ‌ ‌​‌ ‍‌‌ ​​‌‍‌‌​ ‌‌‍ ​‌‍‌‌‌‍​‌‌‍‌ ‌ ‌‌‌‍‌‌​ ‍ ‌ ​​‌‍​‌‌ ‌​‌‍‍​​ ‌‌ ​​‌‍​‌‌‍‌ ‌‍‌‌‌​​‍‌ ‌‌‌‍‍‌‌‍ ​‌‍‌​‌‍‌‌‌ ​‍​‍‌‌​ ‌‌‌​​‍‌‌ ‌‍‍ ‌‍‌‌‌ ‍‌​‍‌‌​ ​ ‌​‌​​‍‌‌​ ​ ‌​‌​​‍‌‌​ ​‍​ ​‍‌‍​ ​ ‍‌​ ​ ​ ​​​ ​​​ ‌ ‌‍​‌​ ​‌​ ‌‍‌‍​‌​ ‌‌​ ‌ ​‍‌‌​ ​‍​ ​‍​‍‌‌​ ‌‌‌​‌​​‍ ‍‌ ​‍‌‍ ‌ ‌ ‌ ​ ​‍‌‌​ ‌‌‌​​‍‌‌ ‌‍‍ ‌‍‌‌‌ ‍‌​‍‌‌​ ​ ‌​‌​​‍‌‌​ ​ ‌​‌​​‍‌‌​ ​‍​ ​‍​ ‌ ​ ‌​‌‍‌‌​ ‌‌​ ‍​‌‍​ ​ ​‍‌‍​‌‌‍‌‍‌‍​‍‌‍​ ​ ‌‌​‍‌‌​ ​‍​ ​‍​‍‌‌​ ‌‌‌​‌​​‍ ‍‌ ​‍‌‍‍‌‌‍​ ‌‍‍​‌‌‌​‌‍‌‌‌ ‍​‌ ‌​​‍‌‌​ ‌‌‌​​‍‌‌ ‌‍‍ ‌‍‌‌‌ ‍‌​‍‌‌​ ​ ‌​‌​​‍‌‌​ ​ ‌​‌​​‍‌‌​ ​‍​ ​‍​ ​‍​ ​‌‌‍​‍‌‍​‌​ ​‌​ ‌​‌‍‌‌​ ‌‍‌‍​‍‌‍‌‌‌‍​‌‌‍​‌​‍‌‌​ ​‍​ ​‍​‍‌‌​ ‌‌‌​‌​​‍ ‍‌‍​ ‌‍‍​‌‍‍‌‌‍ ​‌‍‌​‌ ​‍‌‍‌‌‌‍ ‍​‍‌‌​ ‌‌‌​​‍‌‌ ‌‍‍ ‌‍‌‌‌ ‍‌​‍‌‌​ ​ ‌​‌​​‍‌‌​ ​ ‌​‌​​‍‌‌​ ​‍​ ​‍‌‍‌​‌‍‌‌​ ​‍​ ​ ‌‍​‍​ ‌​​ ​​​ ‌​​ ‌ ​ ‍‌​ ​ ​ ‌ ​‍‌‌​ ​‍​ ​‍​‍‌‌​ ‌‌‌​‌​​‍ ‍‌ ‌​‌‍‌‌‌ ‍​‌ ‌​​ ‌‍​‍‌‍​‌‌ ​ ‌‍‌‌‌‌‌‌‌ ​‍‌‍ ​​ ‌‌‍‍​‌ ‌​‌ ‌​‌ ​​‌ ​ ​‍‌‌​ ​ ‌​​‌​‍‌‌​ ​‍‌​‌‍​‍‌‌​ ​‍‌​‌‍‌‍​ ‌‍‍​‌‍‌‌‌‍ ​‌ ​ ‌‍‌‌‌‍​‌‌ ​​‌‍‍‌‌‍‌‌‌ ​‍‌ ​ ​‍ ‍‌ ​ ‌‍​‌‌‍ ‍‌‍‍‌‌ ‌​‌ ‍‌​‍ ‍‌ ​ ‌ ‌​‌ ‌‌‌‍‌​‌‍‍‌‌‍ ​‍‌‍‌‍‍‌‌‍‌​​ ‌​ ‌‌​ ​‌‌‍‌​​ ‌‍​ ​‍​ ​​‌‍​‍​ ​‍​‍ ‌​ ‍‌​ ​​‌‍‌‍‌‍‌​​‍ ‌​ ‌​‌‍‌‍‌‍‌​‌‍​‍​‍ ‌​ ‍‌​ ‍‌‌‍‌​​ ​‍​‍ ‌​ ‌‍‌‍‌‍​ ‌ ​ ​ ‌‍​ ​ ​​​ ‍​​ ‌ ‌‍‌‌​ ‌‍​ ​​​ ​​​‍‌‍‌ ‌​‌ ‍‌‌ ​​‌‍‌‌​ ‌‌‍ ​‌‍‌‌‌‍​‌‌‍‌ ‌ ‌‌‌‍‌‌​‍‌‍‌ ​​‌‍​‌‌ ‌​‌‍‍​​ ‌‌ ​​‌‍​‌‌‍‌ ‌‍‌‌‌​​‍‌ ‌‌‌‍‍‌‌‍ ​‌‍‌​‌‍‌‌‌ ​‍​‍‌‌​ ‌‌‌​​‍‌‌ ‌‍‍ ‌‍‌‌‌ ‍‌​‍‌‌​ ​ ‌​‌​​‍‌‌​ ​ ‌​‌​​‍‌‌​ ​‍​ ​‍‌‍​ ​ ‍‌​ ​ ​ ​​​ ​​​ ‌ ‌‍​‌​ ​‌​ ‌‍‌‍​‌​ ‌‌​ ‌ ​‍‌‌​ ​‍​ ​‍​‍‌‌​ ‌‌‌​‌​​‍ ‍‌ ​‍‌‍ ‌ ‌ ‌ ​ ​‍‌‌​ ‌‌‌​​‍‌‌ ‌‍‍ ‌‍‌‌‌ ‍‌​‍‌‌​ ​ ‌​‌​​‍‌‌​ ​ ‌​‌​​‍‌‌​ ​‍​ ​‍​ ‌ ​ ‌​‌‍‌‌​ ‌‌​ ‍​‌‍​ ​ ​‍‌‍​‌‌‍‌‍‌‍​‍‌‍​ ​ ‌‌​‍‌‌​ ​‍​ ​‍​‍‌‌​ ‌‌‌​‌​​‍ ‍‌ ​‍‌‍‍‌‌‍​ ‌‍‍​‌‌‌​‌‍‌‌‌ ‍​‌ ‌​​‍‌‌​ ‌‌‌​​‍‌‌ ‌‍‍ ‌‍‌‌‌ ‍‌​‍‌‌​ ​ ‌​‌​​‍‌‌​ ​ ‌​‌​​‍‌‌​ ​‍​ ​‍​ ​‍​ ​‌‌‍​‍‌‍​‌​ ​‌​ ‌​‌‍‌‌​ ‌‍‌‍​‍‌‍‌‌‌‍​‌‌‍​‌​‍‌‌​ ​‍​ ​‍​‍‌‌​ ‌‌‌​‌​​‍ ‍‌‍​ ‌‍‍​‌‍‍‌‌‍ ​‌‍‌​‌ ​‍‌‍‌‌‌‍ ‍​‍‌‌​ ‌‌‌​​‍‌‌ ‌‍‍ ‌‍‌‌‌ ‍‌​‍‌‌​ ​ ‌​‌​​‍‌‌​ ​ ‌​‌​​‍‌‌​ ​‍​ ​‍‌‍‌​‌‍‌‌​ ​‍​ ​ ‌‍​‍​ ‌​​ ​​​ ‌​​ ‌ ​ ‍‌​ ​ ​ ‌ ​‍‌‌​ ​‍​ ​‍​‍‌‌​ ‌‌‌​‌​​‍ ‍‌ ‌​‌‍‌‌‌ ‍​‌ ‌​​‍‌‍‌ ​​‌‍‌‌‌ ​‍‌ ​ ‌ ​​‌‍‌‌‌‍​ ‌ ‌​‌‍‍‌‌ ‌‍‌‍‌‌​ ‌‌ ​​‌ ‌‌‌‍​‍‌‍ ​‌‍‍‌‌ ​ ‌‍‍​‌‍‌‌‌‍‌​​‍​‍‌ ‌